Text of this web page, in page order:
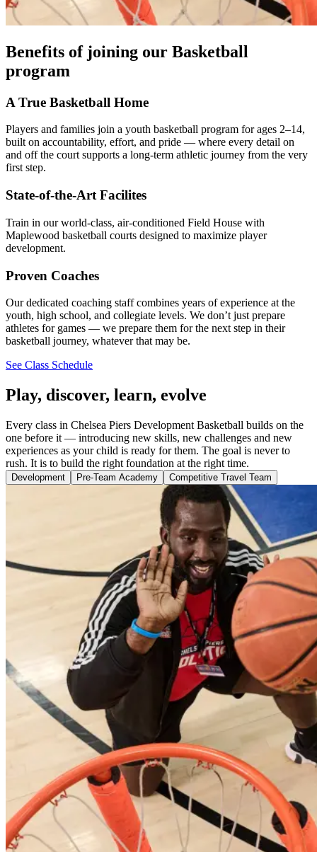
Benefits of joining our Basketball
program​​​​‌ ‍ ​‍​‍‌‍ ‌ ​‍‌‍‍‌‌‍‌ ‌‍‍‌‌‍ ‍​‍​‍​ ‍‍​‍​‍‌ ​ ‌‍​‌‌‍ ‍‌‍‍‌‌ ‌​‌ ‍‌​‍ ‍‌‍‍‌‌‍ ​‍​‍​‍ ​​‍​‍‌‍‍​‌ ​‍‌‍‌‌‌‍‌‍​‍​‍​ ‍‍​‍​‍‌‍‍​‌ ‌​‌ ‌​‌ ​​‌ ​ ​ ‍‍​‍ ​‍ ‌‍​ ‌‍‍​‌‍‌‌‌‍ ​‌ ​ ‌‍‌‌‌‍​‌‌ ​​‌‍‍‌‌‍‌‌‌ ​‍‌ ​ ​‍ ‍‌ ​ ‌‍​‌‌‍ ‍‌‍‍‌‌ ‌​‌ ‍‌​‍ ‍‌ ​ ‌ ‌​‌ ‌‌‌‍‌​‌‍‍‌‌‍ ​‍ ‌‍‍‌‌‍ ‍‌ ‌​‌‍‌‌‌‍ ‍‌ ‌​​‍ ‌‍‌‌‌‍‌​‌‍‍‌‌ ‌​​‍ ‌‍ ‌‌‍ ‌‍‌​‌‍‌‌​ ‌‌ ​​‌ ​‍‌‍‌‌‌ ​ ‌‍‌‌‌‍ ‍‌ ‌​‌‍​‌‌ ‌​‌‍‍‌‌‍ ‌‍ ‍​ ‍ ‌‍‍‌‌‍‌​​ ‌​ ‌ ​ ‌‍​ ‍​‌‍​‍​ ‍‌​ ​​‌‍​‍​ ‌​​‍ ‌​ ​‍​ ​‍​ ‍‌​ ‍‌​‍ ‌​ ‌​‌‍​‍​ ​‌​ ​‍​‍ ‌​ ‍‌​ ‌‍‌‍​‌​ ​‌​‍ ‌​ ​​​ ‍‌‌‍​ ​ ‌ ​ ‍​‌‍‌​‌‍​‌‌‍‌‍​ ‍​​ ​​‌‍‌‌‌‍​‍​ ‍ ‌ ‌​‌ ‍‌‌ ​​‌‍‌‌​ ‌‌ ‌‍‌‍‌‌‌‍ ‍‌ ‌‌‌‍‌‌‌‌​ ‌‍ ​‌ ‌‌‌‍‌ ‌‌​​‌‍​‌‌‍‌ ‌‍‌‌​ ‍ ‌ ​​‌‍​‌‌ ‌​‌‍‍​​ ‌‌ ​​‌‍​‌‌‍‌ ‌‍‌‌‌​​‍‌ ‌‌‌‍‍‌‌‍ ​‌‍‌​‌‍‌‌‌ ​‍​‍‌‌​ ‌‌‌​​‍‌‌ ‌‍‍ ‌‍‌‌‌ ‍‌​‍‌‌​ ​ ‌​‌​​‍‌‌​ ​ ‌​‌​​‍‌‌​ ​‍​ ​‍​ ​​​ ‌​​ ‍​​ ​‍​ ​‌​ ‌‍​ ‌ ​ ‍‌​ ​‌​ ‌‌‌‍‌‌​ ​​​‍‌‌​ ​‍​ ​‍​‍‌‌​ ‌‌‌​‌​​‍ ‍‌‍‌‍‌‍‌‌‌‍​‌‌ ‌​‌ ‌‌‌ ​‍‌‍‌‌‌​ ​‌‍‍‌‌ ​ ‌ ‌​‌‌‌​‌‍‍‌‌ ‌​‌‍ ​‌‍‌‌​ ‌‍​‍‌‍​‌‌ ​ ‌‍‌‌‌‌‌‌‌ ​‍‌‍ ​​ ‌‌‍‍​‌ ‌​‌ ‌​‌ ​​‌ ​ ​‍‌‌​ ​ ‌​​‌​‍‌‌​ ​‍‌​‌‍​‍‌‌​ ​‍‌​‌‍‌‍​ ‌‍‍​‌‍‌‌‌‍ ​‌ ​ ‌‍‌‌‌‍​‌‌ ​​‌‍‍‌‌‍‌‌‌ ​‍‌ ​ ​‍ ‍‌ ​ ‌‍​‌‌‍ ‍‌‍‍‌‌ ‌​‌ ‍‌​‍ ‍‌ ​ ‌ ‌​‌ ‌‌‌‍‌​‌‍‍‌‌‍ ​‍‌‍‌‍‍‌‌‍‌​​ ‌​ ‌ ​ ‌‍​ ‍​‌‍​‍​ ‍‌​ ​​‌‍​‍​ ‌​​‍ ‌​ ​‍​ ​‍​ ‍‌​ ‍‌​‍ ‌​ ‌​‌‍​‍​ ​‌​ ​‍​‍ ‌​ ‍‌​ ‌‍‌‍​‌​ ​‌​‍ ‌​ ​​​ ‍‌‌‍​ ​ ‌ ​ ‍​‌‍‌​‌‍​‌‌‍‌‍​ ‍​​ ​​‌‍‌‌‌‍​‍​‍‌‍‌ ‌​‌ ‍‌‌ ​​‌‍‌‌​ ‌‌ ‌‍‌‍‌‌‌‍ ‍‌ ‌‌‌‍‌‌‌‌​ ‌‍ ​‌ ‌‌‌‍‌ ‌‌​​‌‍​‌‌‍‌ ‌‍‌‌​‍‌‍‌ ​​‌‍​‌‌ ‌​‌‍‍​​ ‌‌ ​​‌‍​‌‌‍‌ ‌‍‌‌‌​​‍‌ ‌‌‌‍‍‌‌‍ ​‌‍‌​‌‍‌‌‌ ​‍​‍‌‌​ ‌‌‌​​‍‌‌ ‌‍‍ ‌‍‌‌‌ ‍‌​‍‌‌​ ​ ‌​‌​​‍‌‌​ ​ ‌​‌​​‍‌‌​ ​‍​ ​‍​ ​​​ ‌​​ ‍​​ ​‍​ ​‌​ ‌‍​ ‌ ​ ‍‌​ ​‌​ ‌‌‌‍‌‌​ ​​​‍‌‌​ ​‍​ ​‍​‍‌‌​ ‌‌‌​‌​​‍ ‍‌‍‌‍‌‍‌‌‌‍​‌‌ ‌​‌ ‌‌‌ ​‍‌‍‌‌‌​ ​‌‍‍‌‌ ​ ‌ ‌​‌‌‌​‌‍‍‌‌ ‌​‌‍ ​‌‍‌‌​‍‌‍‌ ​​‌‍‌‌‌ ​‍‌ ​ ‌ ​​‌‍‌‌‌‍​ ‌ ‌​‌‍‍‌‌ ‌‍‌‍‌‌​ ‌‌ ​​‌ ‌‌‌‍​‍‌‍ ​‌‍‍‌‌ ​ ‌‍‍​‌‍‌‌‌‍‌​​‍​‍‌ ‌
A True Basketball Home​​​​‌ ‍ ​‍​‍‌‍ ‌ ​‍‌‍‍‌‌‍‌ ‌‍‍‌‌‍ ‍​‍​‍​ ‍‍​‍​‍‌ ​ ‌‍​‌‌‍ ‍‌‍‍‌‌ ‌​‌ ‍‌​‍ ‍‌‍‍‌‌‍ ​‍​‍​‍ ​​‍​‍‌‍‍​‌ ​‍‌‍‌‌‌‍‌‍​‍​‍​ ‍‍​‍​‍‌‍‍​‌ ‌​‌ ‌​‌ ​​‌ ​ ​ ‍‍​‍ ​‍ ‌‍​ ‌‍‍​‌‍‌‌‌‍ ​‌ ​ ‌‍‌‌‌‍​‌‌ ​​‌‍‍‌‌‍‌‌‌ ​‍‌ ​ ​‍ ‍‌ ​ ‌‍​‌‌‍ ‍‌‍‍‌‌ ‌​‌ ‍‌​‍ ‍‌ ​ ‌ ‌​‌ ‌‌‌‍‌​‌‍‍‌‌‍ ​‍ ‌‍‍‌‌‍ ‍‌ ‌​‌‍‌‌‌‍ ‍‌ ‌​​‍ ‌‍‌‌‌‍‌​‌‍‍‌‌ ‌​​‍ ‌‍ ‌‌‍ ‌‍‌​‌‍‌‌​ ‌‌ ​​‌ ​‍‌‍‌‌‌ ​ ‌‍‌‌‌‍ ‍‌ ‌​‌‍​‌‌ ‌​‌‍‍‌‌‍ ‌‍ ‍​ ‍ ‌‍‍‌‌‍‌​​ ‌​ ‌ ​ ‌‍​ ‍​‌‍​‍​ ‍‌​ ​​‌‍​‍​ ‌​​‍ ‌​ ​‍​ ​‍​ ‍‌​ ‍‌​‍ ‌​ ‌​‌‍​‍​ ​‌​ ​‍​‍ ‌​ ‍‌​ ‌‍‌‍​‌​ ​‌​‍ ‌​ ​​​ ‍‌‌‍​ ​ ‌ ​ ‍​‌‍‌​‌‍​‌‌‍‌‍​ ‍​​ ​​‌‍‌‌‌‍​‍​ ‍ ‌ ‌​‌ ‍‌‌ ​​‌‍‌‌​ ‌‌ ‌‍‌‍‌‌‌‍ ‍‌ ‌‌‌‍‌‌‌‌​ ‌‍ ​‌ ‌‌‌‍‌ ‌‌​​‌‍​‌‌‍‌ ‌‍‌‌​ ‍ ‌ ​​‌‍​‌‌ ‌​‌‍‍​​ ‌‌ ​​‌‍​‌‌‍‌ ‌‍‌‌‌​​‍‌ ‌‌‌‍‍‌‌‍ ​‌‍‌​‌‍‌‌‌ ​‍​‍‌‌​ ‌‌‌​​‍‌‌ ‌‍‍ ‌‍‌‌‌ ‍‌​‍‌‌​ ​ ‌​‌​​‍‌‌​ ​ ‌​‌​​‍‌‌​ ​‍​ ​‍​ ​​​ ‌​​ ‍​​ ​‍​ ​‌​ ‌‍​ ‌ ​ ‍‌​ ​‌​ ‌‌‌‍‌‌​ ​​​‍‌‌​ ​‍​ ​‍​‍‌‌​ ‌‌‌​‌​​‍ ‍‌‍‌‍‌‍‌‌‌‍​‌‌ ‌​‌ ‌‌‌ ​‍‌‍‌‌‌ ​ ​‍‌‌​ ‌‌‌​​‍‌‌ ‌‍‍ ‌‍‌‌‌ ‍‌​‍‌‌​ ​ ‌​‌​​‍‌‌​ ​ ‌​‌​​‍‌‌​ ​‍​ ​‍​ ‌​‌‍​‌​ ‌‍​ ​​‌‍​ ​ ​‌​ ‍‌‌‍​‍‌‍​‌​ ‌​​ ‌‍‌‍​‌​‍‌‌​ ​‍​ ​‍​‍‌‌​ ‌‌‌​‌​​‍ ‍‌ ‌​‌‍‍‌‌ ‌​‌‍ ​‌‍‌‌​ ‌‍​‍‌‍​‌‌ ​ ‌‍‌‌‌‌‌‌‌ ​‍‌‍ ​​ ‌‌‍‍​‌ ‌​‌ ‌​‌ ​​‌ ​ ​‍‌‌​ ​ ‌​​‌​‍‌‌​ ​‍‌​‌‍​‍‌‌​ ​‍‌​‌‍‌‍​ ‌‍‍​‌‍‌‌‌‍ ​‌ ​ ‌‍‌‌‌‍​‌‌ ​​‌‍‍‌‌‍‌‌‌ ​‍‌ ​ ​‍ ‍‌ ​ ‌‍​‌‌‍ ‍‌‍‍‌‌ ‌​‌ ‍‌​‍ ‍‌ ​ ‌ ‌​‌ ‌‌‌‍‌​‌‍‍‌‌‍ ​‍‌‍‌‍‍‌‌‍‌​​ ‌​ ‌ ​ ‌‍​ ‍​‌‍​‍​ ‍‌​ ​​‌‍​‍​ ‌​​‍ ‌​ ​‍​ ​‍​ ‍‌​ ‍‌​‍ ‌​ ‌​‌‍​‍​ ​‌​ ​‍​‍ ‌​ ‍‌​ ‌‍‌‍​‌​ ​‌​‍ ‌​ ​​​ ‍‌‌‍​ ​ ‌ ​ ‍​‌‍‌​‌‍​‌‌‍‌‍​ ‍​​ ​​‌‍‌‌‌‍​‍​‍‌‍‌ ‌​‌ ‍‌‌ ​​‌‍‌‌​ ‌‌ ‌‍‌‍‌‌‌‍ ‍‌ ‌‌‌‍‌‌‌‌​ ‌‍ ​‌ ‌‌‌‍‌ ‌‌​​‌‍​‌‌‍‌ ‌‍‌‌​‍‌‍‌ ​​‌‍​‌‌ ‌​‌‍‍​​ ‌‌ ​​‌‍​‌‌‍‌ ‌‍‌‌‌​​‍‌ ‌‌‌‍‍‌‌‍ ​‌‍‌​‌‍‌‌‌ ​‍​‍‌‌​ ‌‌‌​​‍‌‌ ‌‍‍ ‌‍‌‌‌ ‍‌​‍‌‌​ ​ ‌​‌​​‍‌‌​ ​ ‌​‌​​‍‌‌​ ​‍​ ​‍​ ​​​ ‌​​ ‍​​ ​‍​ ​‌​ ‌‍​ ‌ ​ ‍‌​ ​‌​ ‌‌‌‍‌‌​ ​​​‍‌‌​ ​‍​ ​‍​‍‌‌​ ‌‌‌​‌​​‍ ‍‌‍‌‍‌‍‌‌‌‍​‌‌ ‌​‌ ‌‌‌ ​‍‌‍‌‌‌ ​ ​‍‌‌​ ‌‌‌​​‍‌‌ ‌‍‍ ‌‍‌‌‌ ‍‌​‍‌‌​ ​ ‌​‌​​‍‌‌​ ​ ‌​‌​​‍‌‌​ ​‍​ ​‍​ ‌​‌‍​‌​ ‌‍​ ​​‌‍​ ​ ​‌​ ‍‌‌‍​‍‌‍​‌​ ‌​​ ‌‍‌‍​‌​‍‌‌​ ​‍​ ​‍​‍‌‌​ ‌‌‌​‌​​‍ ‍‌ ‌​‌‍‍‌‌ ‌​‌‍ ​‌‍‌‌​‍‌‍‌ ​​‌‍‌‌‌ ​‍‌ ​ ‌ ​​‌‍‌‌‌‍​ ‌ ‌​‌‍‍‌‌ ‌‍‌‍‌‌​ ‌‌ ​​‌ ‌‌‌‍​‍‌‍ ​‌‍‍‌‌ ​ ‌‍‍​‌‍‌‌‌‍‌​​‍​‍‌ ‌
Players and families join a youth basketball program for ages 2–14,
built on accountability, effort, and pride — where every detail on
and off the court supports a long-term athletic journey from the very
first step.​​​​‌ ‍ ​‍​‍‌‍ ‌ ​‍‌‍‍‌‌‍‌ ‌‍‍‌‌‍ ‍​‍​‍​ ‍‍​‍​‍‌ ​ ‌‍​‌‌‍ ‍‌‍‍‌‌ ‌​‌ ‍‌​‍ ‍‌‍‍‌‌‍ ​‍​‍​‍ ​​‍​‍‌‍‍​‌ ​‍‌‍‌‌‌‍‌‍​‍​‍​ ‍‍​‍​‍‌‍‍​‌ ‌​‌ ‌​‌ ​​‌ ​ ​ ‍‍​‍ ​‍ ‌‍​ ‌‍‍​‌‍‌‌‌‍ ​‌ ​ ‌‍‌‌‌‍​‌‌ ​​‌‍‍‌‌‍‌‌‌ ​‍‌ ​ ​‍ ‍‌ ​ ‌‍​‌‌‍ ‍‌‍‍‌‌ ‌​‌ ‍‌​‍ ‍‌ ​ ‌ ‌​‌ ‌‌‌‍‌​‌‍‍‌‌‍ ​‍ ‌‍‍‌‌‍ ‍‌ ‌​‌‍‌‌‌‍ ‍‌ ‌​​‍ ‌‍‌‌‌‍‌​‌‍‍‌‌ ‌​​‍ ‌‍ ‌‌‍ ‌‍‌​‌‍‌‌​ ‌‌ ​​‌ ​‍‌‍‌‌‌ ​ ‌‍‌‌‌‍ ‍‌ ‌​‌‍​‌‌ ‌​‌‍‍‌‌‍ ‌‍ ‍​ ‍ ‌‍‍‌‌‍‌​​ ‌​ ‌ ​ ‌‍​ ‍​‌‍​‍​ ‍‌​ ​​‌‍​‍​ ‌​​‍ ‌​ ​‍​ ​‍​ ‍‌​ ‍‌​‍ ‌​ ‌​‌‍​‍​ ​‌​ ​‍​‍ ‌​ ‍‌​ ‌‍‌‍​‌​ ​‌​‍ ‌​ ​​​ ‍‌‌‍​ ​ ‌ ​ ‍​‌‍‌​‌‍​‌‌‍‌‍​ ‍​​ ​​‌‍‌‌‌‍​‍​ ‍ ‌ ‌​‌ ‍‌‌ ​​‌‍‌‌​ ‌‌ ‌‍‌‍‌‌‌‍ ‍‌ ‌‌‌‍‌‌‌‌​ ‌‍ ​‌ ‌‌‌‍‌ ‌‌​​‌‍​‌‌‍‌ ‌‍‌‌​ ‍ ‌ ​​‌‍​‌‌ ‌​‌‍‍​​ ‌‌ ​​‌‍​‌‌‍‌ ‌‍‌‌‌​​‍‌ ‌‌‌‍‍‌‌‍ ​‌‍‌​‌‍‌‌‌ ​‍​‍‌‌​ ‌‌‌​​‍‌‌ ‌‍‍ ‌‍‌‌‌ ‍‌​‍‌‌​ ​ ‌​‌​​‍‌‌​ ​ ‌​‌​​‍‌‌​ ​‍​ ​‍​ ​​​ ‌​​ ‍​​ ​‍​ ​‌​ ‌‍​ ‌ ​ ‍‌​ ​‌​ ‌‌‌‍‌‌​ ​​​‍‌‌​ ​‍​ ​‍​‍‌‌​ ‌‌‌​‌​​‍ ‍‌‍‌‍‌‍‌‌‌‍​‌‌ ‌​‌ ‌‌‌ ​‍‌‍‌‌‌ ​ ​‍‌‌​ ‌‌‌​​‍‌‌ ‌‍‍ ‌‍‌‌‌ ‍‌​‍‌‌​ ​ ‌​‌​​‍‌‌​ ​ ‌​‌​​‍‌‌​ ​‍​ ​‍​ ‌​‌‍​‌​ ‌‍​ ​​‌‍​ ​ ​‌​ ‍‌‌‍​‍‌‍​‌​ ‌​​ ‌‍‌‍​‌​‍‌‌​ ​‍​ ​‍​‍‌‌​ ‌‌‌​‌​​‍ ‍‌ ​‍‌‍‍‌‌‍​ ‌‍‍​‌​‌​‌‍‌‌‌ ​ ‌‍​ ‌ ​‍‌‍‍‌‌ ​​‌ ‌​‌‍‍‌‌‍ ‌‍ ‍​‍‌‌​ ‌‌‌​​‍‌‌ ‌‍‍ ‌‍‌‌‌ ‍‌​‍‌‌​ ​ ‌​‌​​‍‌‌​ ​ ‌​‌​​‍‌‌​ ​‍​ ​‍‌​‌ ​ ‌‌‌‍​‍​ ‍​‌​​‌‌​ ‌‌‍​‍‌‌‌‌‌​​‍‌ ‍‍‌​‌ ‌‌​​​ ‍​‌​‍‌‌ ​‌‌‌‌ ‌‍‌​‌‍​ ‌‍ ​‌ ​‍‌‍ ‍‌‌‍‌​‍‌‌​ ​‍​ ​‍​‍‌‌​ ‌‌‌​‌​​‍ ‍‌‍​ ‌‍‍​‌‍‍‌‌‍ ​‌‍‌​‌ ​‍‌‍‌‌‌‍ ‍​‍‌‌​ ‌‌‌​​‍‌‌ ‌‍‍ ‌‍‌‌‌ ‍‌​‍‌‌​ ​ ‌​‌​​‍‌‌​ ​ ‌​‌​​‍‌‌​ ​‍​ ​‍‌​‌ ​ ‌‌‌‍​‍​ ‍​‌​​‌‌​ ‌‌‍​‍‌‌‌‌‌​​‍‌ ‍‍‌​‌ ‌‌​​​ ‍​‌​‍‌‌ ​‌‌‌‌ ‌‍‌​‌‍​ ‌‍ ​‌ ​‍‌ ​‌​ ‌​​‍‌‌​ ​‍​ ​‍​‍‌‌​ ‌‌‌​‌​​‍ ‍‌ ‌​‌‍‌‌‌ ‍​‌ ‌​​ ‌‍​‍‌‍​‌‌ ​ ‌‍‌‌‌‌‌‌‌ ​‍‌‍ ​​ ‌‌‍‍​‌ ‌​‌ ‌​‌ ​​‌ ​ ​‍‌‌​ ​ ‌​​‌​‍‌‌​ ​‍‌​‌‍​‍‌‌​ ​‍‌​‌‍‌‍​ ‌‍‍​‌‍‌‌‌‍ ​‌ ​ ‌‍‌‌‌‍​‌‌ ​​‌‍‍‌‌‍‌‌‌ ​‍‌ ​ ​‍ ‍‌ ​ ‌‍​‌‌‍ ‍‌‍‍‌‌ ‌​‌ ‍‌​‍ ‍‌ ​ ‌ ‌​‌ ‌‌‌‍‌​‌‍‍‌‌‍ ​‍‌‍‌‍‍‌‌‍‌​​ ‌​ ‌ ​ ‌‍​ ‍​‌‍​‍​ ‍‌​ ​​‌‍​‍​ ‌​​‍ ‌​ ​‍​ ​‍​ ‍‌​ ‍‌​‍ ‌​ ‌​‌‍​‍​ ​‌​ ​‍​‍ ‌​ ‍‌​ ‌‍‌‍​‌​ ​‌​‍ ‌​ ​​​ ‍‌‌‍​ ​ ‌ ​ ‍​‌‍‌​‌‍​‌‌‍‌‍​ ‍​​ ​​‌‍‌‌‌‍​‍​‍‌‍‌ ‌​‌ ‍‌‌ ​​‌‍‌‌​ ‌‌ ‌‍‌‍‌‌‌‍ ‍‌ ‌‌‌‍‌‌‌‌​ ‌‍ ​‌ ‌‌‌‍‌ ‌‌​​‌‍​‌‌‍‌ ‌‍‌‌​‍‌‍‌ ​​‌‍​‌‌ ‌​‌‍‍​​ ‌‌ ​​‌‍​‌‌‍‌ ‌‍‌‌‌​​‍‌ ‌‌‌‍‍‌‌‍ ​‌‍‌​‌‍‌‌‌ ​‍​‍‌‌​ ‌‌‌​​‍‌‌ ‌‍‍ ‌‍‌‌‌ ‍‌​‍‌‌​ ​ ‌​‌​​‍‌‌​ ​ ‌​‌​​‍‌‌​ ​‍​ ​‍​ ​​​ ‌​​ ‍​​ ​‍​ ​‌​ ‌‍​ ‌ ​ ‍‌​ ​‌​ ‌‌‌‍‌‌​ ​​​‍‌‌​ ​‍​ ​‍​‍‌‌​ ‌‌‌​‌​​‍ ‍‌‍‌‍‌‍‌‌‌‍​‌‌ ‌​‌ ‌‌‌ ​‍‌‍‌‌‌ ​ ​‍‌‌​ ‌‌‌​​‍‌‌ ‌‍‍ ‌‍‌‌‌ ‍‌​‍‌‌​ ​ ‌​‌​​‍‌‌​ ​ ‌​‌​​‍‌‌​ ​‍​ ​‍​ ‌​‌‍​‌​ ‌‍​ ​​‌‍​ ​ ​‌​ ‍‌‌‍​‍‌‍​‌​ ‌​​ ‌‍‌‍​‌​‍‌‌​ ​‍​ ​‍​‍‌‌​ ‌‌‌​‌​​‍ ‍‌ ​‍‌‍‍‌‌‍​ ‌‍‍​‌​‌​‌‍‌‌‌ ​ ‌‍​ ‌ ​‍‌‍‍‌‌ ​​‌ ‌​‌‍‍‌‌‍ ‌‍ ‍​‍‌‌​ ‌‌‌​​‍‌‌ ‌‍‍ ‌‍‌‌‌ ‍‌​‍‌‌​ ​ ‌​‌​​‍‌‌​ ​ ‌​‌​​‍‌‌​ ​‍​ ​‍‌​‌ ​ ‌‌‌‍​‍​ ‍​‌​​‌‌​ ‌‌‍​‍‌‌‌‌‌​​‍‌ ‍‍‌​‌ ‌‌​​​ ‍​‌​‍‌‌ ​‌‌‌‌ ‌‍‌​‌‍​ ‌‍ ​‌ ​‍‌‍ ‍‌‌‍‌​‍‌‌​ ​‍​ ​‍​‍‌‌​ ‌‌‌​‌​​‍ ‍‌‍​ ‌‍‍​‌‍‍‌‌‍ ​‌‍‌​‌ ​‍‌‍‌‌‌‍ ‍​‍‌‌​ ‌‌‌​​‍‌‌ ‌‍‍ ‌‍‌‌‌ ‍‌​‍‌‌​ ​ ‌​‌​​‍‌‌​ ​ ‌​‌​​‍‌‌​ ​‍​ ​‍‌​‌ ​ ‌‌‌‍​‍​ ‍​‌​​‌‌​ ‌‌‍​‍‌‌‌‌‌​​‍‌ ‍‍‌​‌ ‌‌​​​ ‍​‌​‍‌‌ ​‌‌‌‌ ‌‍‌​‌‍​ ‌‍ ​‌ ​‍‌ ​‌​ ‌​​‍‌‌​ ​‍​ ​‍​‍‌‌​ ‌‌‌​‌​​‍ ‍‌ ‌​‌‍‌‌‌ ‍​‌ ‌​​‍‌‍‌ ​​‌‍‌‌‌ ​‍‌ ​ ‌ ​​‌‍‌‌‌‍​ ‌ ‌​‌‍‍‌‌ ‌‍‌‍‌‌​ ‌‌ ​​‌ ‌‌‌‍​‍‌‍ ​‌‍‍‌‌ ​ ‌‍‍​‌‍‌‌‌‍‌​​‍​‍‌ ‌
State-of-the-Art Facilites​​​​‌ ‍ ​‍​‍‌‍ ‌ ​‍‌‍‍‌‌‍‌ ‌‍‍‌‌‍ ‍​‍​‍​ ‍‍​‍​‍‌ ​ ‌‍​‌‌‍ ‍‌‍‍‌‌ ‌​‌ ‍‌​‍ ‍‌‍‍‌‌‍ ​‍​‍​‍ ​​‍​‍‌‍‍​‌ ​‍‌‍‌‌‌‍‌‍​‍​‍​ ‍‍​‍​‍‌‍‍​‌ ‌​‌ ‌​‌ ​​‌ ​ ​ ‍‍​‍ ​‍ ‌‍​ ‌‍‍​‌‍‌‌‌‍ ​‌ ​ ‌‍‌‌‌‍​‌‌ ​​‌‍‍‌‌‍‌‌‌ ​‍‌ ​ ​‍ ‍‌ ​ ‌‍​‌‌‍ ‍‌‍‍‌‌ ‌​‌ ‍‌​‍ ‍‌ ​ ‌ ‌​‌ ‌‌‌‍‌​‌‍‍‌‌‍ ​‍ ‌‍‍‌‌‍ ‍‌ ‌​‌‍‌‌‌‍ ‍‌ ‌​​‍ ‌‍‌‌‌‍‌​‌‍‍‌‌ ‌​​‍ ‌‍ ‌‌‍ ‌‍‌​‌‍‌‌​ ‌‌ ​​‌ ​‍‌‍‌‌‌ ​ ‌‍‌‌‌‍ ‍‌ ‌​‌‍​‌‌ ‌​‌‍‍‌‌‍ ‌‍ ‍​ ‍ ‌‍‍‌‌‍‌​​ ‌​ ‌ ​ ‌‍​ ‍​‌‍​‍​ ‍‌​ ​​‌‍​‍​ ‌​​‍ ‌​ ​‍​ ​‍​ ‍‌​ ‍‌​‍ ‌​ ‌​‌‍​‍​ ​‌​ ​‍​‍ ‌​ ‍‌​ ‌‍‌‍​‌​ ​‌​‍ ‌​ ​​​ ‍‌‌‍​ ​ ‌ ​ ‍​‌‍‌​‌‍​‌‌‍‌‍​ ‍​​ ​​‌‍‌‌‌‍​‍​ ‍ ‌ ‌​‌ ‍‌‌ ​​‌‍‌‌​ ‌‌ ‌‍‌‍‌‌‌‍ ‍‌ ‌‌‌‍‌‌‌‌​ ‌‍ ​‌ ‌‌‌‍‌ ‌‌​​‌‍​‌‌‍‌ ‌‍‌‌​ ‍ ‌ ​​‌‍​‌‌ ‌​‌‍‍​​ ‌‌ ​​‌‍​‌‌‍‌ ‌‍‌‌‌​​‍‌ ‌‌‌‍‍‌‌‍ ​‌‍‌​‌‍‌‌‌ ​‍​‍‌‌​ ‌‌‌​​‍‌‌ ‌‍‍ ‌‍‌‌‌ ‍‌​‍‌‌​ ​ ‌​‌​​‍‌‌​ ​ ‌​‌​​‍‌‌​ ​‍​ ​‍​ ​​​ ‌​​ ‍​​ ​‍​ ​‌​ ‌‍​ ‌ ​ ‍‌​ ​‌​ ‌‌‌‍‌‌​ ​​​‍‌‌​ ​‍​ ​‍​‍‌‌​ ‌‌‌​‌​​‍ ‍‌‍‌‍‌‍‌‌‌‍​‌‌ ‌​‌ ‌‌‌ ​‍‌‍‌‌‌ ​ ​‍‌‌​ ‌‌‌​​‍‌‌ ‌‍‍ ‌‍‌‌‌ ‍‌​‍‌‌​ ​ ‌​‌​​‍‌‌​ ​ ‌​‌​​‍‌‌​ ​‍​ ​‍​ ‌‍‌‍​ ‌‍‌‍‌‍‌‍‌‍​‌​ ‌‌​ ‍‌‌‍‌‍​ ​ ​ ‌‍​ ‍​‌‍‌‍​‍‌‌​ ​‍​ ​‍​‍‌‌​ ‌‌‌​‌​​‍ ‍‌ ‌​‌‍‍‌‌ ‌​‌‍ ​‌‍‌‌​ ‌‍​‍‌‍​‌‌ ​ ‌‍‌‌‌‌‌‌‌ ​‍‌‍ ​​ ‌‌‍‍​‌ ‌​‌ ‌​‌ ​​‌ ​ ​‍‌‌​ ​ ‌​​‌​‍‌‌​ ​‍‌​‌‍​‍‌‌​ ​‍‌​‌‍‌‍​ ‌‍‍​‌‍‌‌‌‍ ​‌ ​ ‌‍‌‌‌‍​‌‌ ​​‌‍‍‌‌‍‌‌‌ ​‍‌ ​ ​‍ ‍‌ ​ ‌‍​‌‌‍ ‍‌‍‍‌‌ ‌​‌ ‍‌​‍ ‍‌ ​ ‌ ‌​‌ ‌‌‌‍‌​‌‍‍‌‌‍ ​‍‌‍‌‍‍‌‌‍‌​​ ‌​ ‌ ​ ‌‍​ ‍​‌‍​‍​ ‍‌​ ​​‌‍​‍​ ‌​​‍ ‌​ ​‍​ ​‍​ ‍‌​ ‍‌​‍ ‌​ ‌​‌‍​‍​ ​‌​ ​‍​‍ ‌​ ‍‌​ ‌‍‌‍​‌​ ​‌​‍ ‌​ ​​​ ‍‌‌‍​ ​ ‌ ​ ‍​‌‍‌​‌‍​‌‌‍‌‍​ ‍​​ ​​‌‍‌‌‌‍​‍​‍‌‍‌ ‌​‌ ‍‌‌ ​​‌‍‌‌​ ‌‌ ‌‍‌‍‌‌‌‍ ‍‌ ‌‌‌‍‌‌‌‌​ ‌‍ ​‌ ‌‌‌‍‌ ‌‌​​‌‍​‌‌‍‌ ‌‍‌‌​‍‌‍‌ ​​‌‍​‌‌ ‌​‌‍‍​​ ‌‌ ​​‌‍​‌‌‍‌ ‌‍‌‌‌​​‍‌ ‌‌‌‍‍‌‌‍ ​‌‍‌​‌‍‌‌‌ ​‍​‍‌‌​ ‌‌‌​​‍‌‌ ‌‍‍ ‌‍‌‌‌ ‍‌​‍‌‌​ ​ ‌​‌​​‍‌‌​ ​ ‌​‌​​‍‌‌​ ​‍​ ​‍​ ​​​ ‌​​ ‍​​ ​‍​ ​‌​ ‌‍​ ‌ ​ ‍‌​ ​‌​ ‌‌‌‍‌‌​ ​​​‍‌‌​ ​‍​ ​‍​‍‌‌​ ‌‌‌​‌​​‍ ‍‌‍‌‍‌‍‌‌‌‍​‌‌ ‌​‌ ‌‌‌ ​‍‌‍‌‌‌ ​ ​‍‌‌​ ‌‌‌​​‍‌‌ ‌‍‍ ‌‍‌‌‌ ‍‌​‍‌‌​ ​ ‌​‌​​‍‌‌​ ​ ‌​‌​​‍‌‌​ ​‍​ ​‍​ ‌‍‌‍​ ‌‍‌‍‌‍‌‍‌‍​‌​ ‌‌​ ‍‌‌‍‌‍​ ​ ​ ‌‍​ ‍​‌‍‌‍​‍‌‌​ ​‍​ ​‍​‍‌‌​ ‌‌‌​‌​​‍ ‍‌ ‌​‌‍‍‌‌ ‌​‌‍ ​‌‍‌‌​‍‌‍‌ ​​‌‍‌‌‌ ​‍‌ ​ ‌ ​​‌‍‌‌‌‍​ ‌ ‌​‌‍‍‌‌ ‌‍‌‍‌‌​ ‌‌ ​​‌ ‌‌‌‍​‍‌‍ ​‌‍‍‌‌ ​ ‌‍‍​‌‍‌‌‌‍‌​​‍​‍‌ ‌
Train in our world-class, air-conditioned Field House with
Maplewood basketball courts designed to maximize player
development.​​​​‌ ‍ ​‍​‍‌‍ ‌ ​‍‌‍‍‌‌‍‌ ‌‍‍‌‌‍ ‍​‍​‍​ ‍‍​‍​‍‌ ​ ‌‍​‌‌‍ ‍‌‍‍‌‌ ‌​‌ ‍‌​‍ ‍‌‍‍‌‌‍ ​‍​‍​‍ ​​‍​‍‌‍‍​‌ ​‍‌‍‌‌‌‍‌‍​‍​‍​ ‍‍​‍​‍‌‍‍​‌ ‌​‌ ‌​‌ ​​‌ ​ ​ ‍‍​‍ ​‍ ‌‍​ ‌‍‍​‌‍‌‌‌‍ ​‌ ​ ‌‍‌‌‌‍​‌‌ ​​‌‍‍‌‌‍‌‌‌ ​‍‌ ​ ​‍ ‍‌ ​ ‌‍​‌‌‍ ‍‌‍‍‌‌ ‌​‌ ‍‌​‍ ‍‌ ​ ‌ ‌​‌ ‌‌‌‍‌​‌‍‍‌‌‍ ​‍ ‌‍‍‌‌‍ ‍‌ ‌​‌‍‌‌‌‍ ‍‌ ‌​​‍ ‌‍‌‌‌‍‌​‌‍‍‌‌ ‌​​‍ ‌‍ ‌‌‍ ‌‍‌​‌‍‌‌​ ‌‌ ​​‌ ​‍‌‍‌‌‌ ​ ‌‍‌‌‌‍ ‍‌ ‌​‌‍​‌‌ ‌​‌‍‍‌‌‍ ‌‍ ‍​ ‍ ‌‍‍‌‌‍‌​​ ‌​ ‌ ​ ‌‍​ ‍​‌‍​‍​ ‍‌​ ​​‌‍​‍​ ‌​​‍ ‌​ ​‍​ ​‍​ ‍‌​ ‍‌​‍ ‌​ ‌​‌‍​‍​ ​‌​ ​‍​‍ ‌​ ‍‌​ ‌‍‌‍​‌​ ​‌​‍ ‌​ ​​​ ‍‌‌‍​ ​ ‌ ​ ‍​‌‍‌​‌‍​‌‌‍‌‍​ ‍​​ ​​‌‍‌‌‌‍​‍​ ‍ ‌ ‌​‌ ‍‌‌ ​​‌‍‌‌​ ‌‌ ‌‍‌‍‌‌‌‍ ‍‌ ‌‌‌‍‌‌‌‌​ ‌‍ ​‌ ‌‌‌‍‌ ‌‌​​‌‍​‌‌‍‌ ‌‍‌‌​ ‍ ‌ ​​‌‍​‌‌ ‌​‌‍‍​​ ‌‌ ​​‌‍​‌‌‍‌ ‌‍‌‌‌​​‍‌ ‌‌‌‍‍‌‌‍ ​‌‍‌​‌‍‌‌‌ ​‍​‍‌‌​ ‌‌‌​​‍‌‌ ‌‍‍ ‌‍‌‌‌ ‍‌​‍‌‌​ ​ ‌​‌​​‍‌‌​ ​ ‌​‌​​‍‌‌​ ​‍​ ​‍​ ​​​ ‌​​ ‍​​ ​‍​ ​‌​ ‌‍​ ‌ ​ ‍‌​ ​‌​ ‌‌‌‍‌‌​ ​​​‍‌‌​ ​‍​ ​‍​‍‌‌​ ‌‌‌​‌​​‍ ‍‌‍‌‍‌‍‌‌‌‍​‌‌ ‌​‌ ‌‌‌ ​‍‌‍‌‌‌ ​ ​‍‌‌​ ‌‌‌​​‍‌‌ ‌‍‍ ‌‍‌‌‌ ‍‌​‍‌‌​ ​ ‌​‌​​‍‌‌​ ​ ‌​‌​​‍‌‌​ ​‍​ ​‍​ ‌‍‌‍​ ‌‍‌‍‌‍‌‍‌‍​‌​ ‌‌​ ‍‌‌‍‌‍​ ​ ​ ‌‍​ ‍​‌‍‌‍​‍‌‌​ ​‍​ ​‍​‍‌‌​ ‌‌‌​‌​​‍ ‍‌ ​‍‌‍‍‌‌‍​ ‌‍‍​‌​‌​‌‍‌‌‌ ​ ‌‍​ ‌ ​‍‌‍‍‌‌ ​​‌ ‌​‌‍‍‌‌‍ ‌‍ ‍​‍‌‌​ ‌‌‌​​‍‌‌ ‌‍‍ ‌‍‌‌‌ ‍‌​‍‌‌​ ​ ‌​‌​​‍‌‌​ ​ ‌​‌​​‍‌‌​ ​‍​ ​‍‌​‌ ​ ‌‌‌‍​‍​ ‍​‌​​‌‌​ ‌‌‍​‍‌‌‌‌‌​​‍‌ ‍‍‌​‌ ‌‌​​​ ‍​‌​‍‌‌ ​‌‌‌‌ ‌‍‌​‌‍​ ‌‍ ​‌ ​‍‌ ​ ‌‍​‌​‍‌‌​ ​‍​ ​‍​‍‌‌​ ‌‌‌​‌​​‍ ‍‌‍​ ‌‍‍​‌‍‍‌‌‍ ​‌‍‌​‌ ​‍‌‍‌‌‌‍ ‍​‍‌‌​ ‌‌‌​​‍‌‌ ‌‍‍ ‌‍‌‌‌ ‍‌​‍‌‌​ ​ ‌​‌​​‍‌‌​ ​ ‌​‌​​‍‌‌​ ​‍​ ​‍‌​‌ ​ ‌‌‌‍​‍​ ‍​‌​​‌‌​ ‌‌‍​‍‌‌‌‌‌​​‍‌ ‍‍‌​‌ ‌‌​​​ ‍​‌​‍‌‌ ​‌‌‌‌ ‌‍‌​‌‍​ ‌‍ ​‌ ​‍‌ ‌‍​ ‌‍​‍‌‌​ ​‍​ ​‍​‍‌‌​ ‌‌‌​‌​​‍ ‍‌ ‌​‌‍‌‌‌ ‍​‌ ‌​​ ‌‍​‍‌‍​‌‌ ​ ‌‍‌‌‌‌‌‌‌ ​‍‌‍ ​​ ‌‌‍‍​‌ ‌​‌ ‌​‌ ​​‌ ​ ​‍‌‌​ ​ ‌​​‌​‍‌‌​ ​‍‌​‌‍​‍‌‌​ ​‍‌​‌‍‌‍​ ‌‍‍​‌‍‌‌‌‍ ​‌ ​ ‌‍‌‌‌‍​‌‌ ​​‌‍‍‌‌‍‌‌‌ ​‍‌ ​ ​‍ ‍‌ ​ ‌‍​‌‌‍ ‍‌‍‍‌‌ ‌​‌ ‍‌​‍ ‍‌ ​ ‌ ‌​‌ ‌‌‌‍‌​‌‍‍‌‌‍ ​‍‌‍‌‍‍‌‌‍‌​​ ‌​ ‌ ​ ‌‍​ ‍​‌‍​‍​ ‍‌​ ​​‌‍​‍​ ‌​​‍ ‌​ ​‍​ ​‍​ ‍‌​ ‍‌​‍ ‌​ ‌​‌‍​‍​ ​‌​ ​‍​‍ ‌​ ‍‌​ ‌‍‌‍​‌​ ​‌​‍ ‌​ ​​​ ‍‌‌‍​ ​ ‌ ​ ‍​‌‍‌​‌‍​‌‌‍‌‍​ ‍​​ ​​‌‍‌‌‌‍​‍​‍‌‍‌ ‌​‌ ‍‌‌ ​​‌‍‌‌​ ‌‌ ‌‍‌‍‌‌‌‍ ‍‌ ‌‌‌‍‌‌‌‌​ ‌‍ ​‌ ‌‌‌‍‌ ‌‌​​‌‍​‌‌‍‌ ‌‍‌‌​‍‌‍‌ ​​‌‍​‌‌ ‌​‌‍‍​​ ‌‌ ​​‌‍​‌‌‍‌ ‌‍‌‌‌​​‍‌ ‌‌‌‍‍‌‌‍ ​‌‍‌​‌‍‌‌‌ ​‍​‍‌‌​ ‌‌‌​​‍‌‌ ‌‍‍ ‌‍‌‌‌ ‍‌​‍‌‌​ ​ ‌​‌​​‍‌‌​ ​ ‌​‌​​‍‌‌​ ​‍​ ​‍​ ​​​ ‌​​ ‍​​ ​‍​ ​‌​ ‌‍​ ‌ ​ ‍‌​ ​‌​ ‌‌‌‍‌‌​ ​​​‍‌‌​ ​‍​ ​‍​‍‌‌​ ‌‌‌​‌​​‍ ‍‌‍‌‍‌‍‌‌‌‍​‌‌ ‌​‌ ‌‌‌ ​‍‌‍‌‌‌ ​ ​‍‌‌​ ‌‌‌​​‍‌‌ ‌‍‍ ‌‍‌‌‌ ‍‌​‍‌‌​ ​ ‌​‌​​‍‌‌​ ​ ‌​‌​​‍‌‌​ ​‍​ ​‍​ ‌‍‌‍​ ‌‍‌‍‌‍‌‍‌‍​‌​ ‌‌​ ‍‌‌‍‌‍​ ​ ​ ‌‍​ ‍​‌‍‌‍​‍‌‌​ ​‍​ ​‍​‍‌‌​ ‌‌‌​‌​​‍ ‍‌ ​‍‌‍‍‌‌‍​ ‌‍‍​‌​‌​‌‍‌‌‌ ​ ‌‍​ ‌ ​‍‌‍‍‌‌ ​​‌ ‌​‌‍‍‌‌‍ ‌‍ ‍​‍‌‌​ ‌‌‌​​‍‌‌ ‌‍‍ ‌‍‌‌‌ ‍‌​‍‌‌​ ​ ‌​‌​​‍‌‌​ ​ ‌​‌​​‍‌‌​ ​‍​ ​‍‌​‌ ​ ‌‌‌‍​‍​ ‍​‌​​‌‌​ ‌‌‍​‍‌‌‌‌‌​​‍‌ ‍‍‌​‌ ‌‌​​​ ‍​‌​‍‌‌ ​‌‌‌‌ ‌‍‌​‌‍​ ‌‍ ​‌ ​‍‌ ​ ‌‍​‌​‍‌‌​ ​‍​ ​‍​‍‌‌​ ‌‌‌​‌​​‍ ‍‌‍​ ‌‍‍​‌‍‍‌‌‍ ​‌‍‌​‌ ​‍‌‍‌‌‌‍ ‍​‍‌‌​ ‌‌‌​​‍‌‌ ‌‍‍ ‌‍‌‌‌ ‍‌​‍‌‌​ ​ ‌​‌​​‍‌‌​ ​ ‌​‌​​‍‌‌​ ​‍​ ​‍‌​‌ ​ ‌‌‌‍​‍​ ‍​‌​​‌‌​ ‌‌‍​‍‌‌‌‌‌​​‍‌ ‍‍‌​‌ ‌‌​​​ ‍​‌​‍‌‌ ​‌‌‌‌ ‌‍‌​‌‍​ ‌‍ ​‌ ​‍‌ ‌‍​ ‌‍​‍‌‌​ ​‍​ ​‍​‍‌‌​ ‌‌‌​‌​​‍ ‍‌ ‌​‌‍‌‌‌ ‍​‌ ‌​​‍‌‍‌ ​​‌‍‌‌‌ ​‍‌ ​ ‌ ​​‌‍‌‌‌‍​ ‌ ‌​‌‍‍‌‌ ‌‍‌‍‌‌​ ‌‌ ​​‌ ‌‌‌‍​‍‌‍ ​‌‍‍‌‌ ​ ‌‍‍​‌‍‌‌‌‍‌​​‍​‍‌ ‌
Proven Coaches​​​​‌ ‍ ​‍​‍‌‍ ‌ ​‍‌‍‍‌‌‍‌ ‌‍‍‌‌‍ ‍​‍​‍​ ‍‍​‍​‍‌ ​ ‌‍​‌‌‍ ‍‌‍‍‌‌ ‌​‌ ‍‌​‍ ‍‌‍‍‌‌‍ ​‍​‍​‍ ​​‍​‍‌‍‍​‌ ​‍‌‍‌‌‌‍‌‍​‍​‍​ ‍‍​‍​‍‌‍‍​‌ ‌​‌ ‌​‌ ​​‌ ​ ​ ‍‍​‍ ​‍ ‌‍​ ‌‍‍​‌‍‌‌‌‍ ​‌ ​ ‌‍‌‌‌‍​‌‌ ​​‌‍‍‌‌‍‌‌‌ ​‍‌ ​ ​‍ ‍‌ ​ ‌‍​‌‌‍ ‍‌‍‍‌‌ ‌​‌ ‍‌​‍ ‍‌ ​ ‌ ‌​‌ ‌‌‌‍‌​‌‍‍‌‌‍ ​‍ ‌‍‍‌‌‍ ‍‌ ‌​‌‍‌‌‌‍ ‍‌ ‌​​‍ ‌‍‌‌‌‍‌​‌‍‍‌‌ ‌​​‍ ‌‍ ‌‌‍ ‌‍‌​‌‍‌‌​ ‌‌ ​​‌ ​‍‌‍‌‌‌ ​ ‌‍‌‌‌‍ ‍‌ ‌​‌‍​‌‌ ‌​‌‍‍‌‌‍ ‌‍ ‍​ ‍ ‌‍‍‌‌‍‌​​ ‌​ ‌ ​ ‌‍​ ‍​‌‍​‍​ ‍‌​ ​​‌‍​‍​ ‌​​‍ ‌​ ​‍​ ​‍​ ‍‌​ ‍‌​‍ ‌​ ‌​‌‍​‍​ ​‌​ ​‍​‍ ‌​ ‍‌​ ‌‍‌‍​‌​ ​‌​‍ ‌​ ​​​ ‍‌‌‍​ ​ ‌ ​ ‍​‌‍‌​‌‍​‌‌‍‌‍​ ‍​​ ​​‌‍‌‌‌‍​‍​ ‍ ‌ ‌​‌ ‍‌‌ ​​‌‍‌‌​ ‌‌ ‌‍‌‍‌‌‌‍ ‍‌ ‌‌‌‍‌‌‌‌​ ‌‍ ​‌ ‌‌‌‍‌ ‌‌​​‌‍​‌‌‍‌ ‌‍‌‌​ ‍ ‌ ​​‌‍​‌‌ ‌​‌‍‍​​ ‌‌ ​​‌‍​‌‌‍‌ ‌‍‌‌‌​​‍‌ ‌‌‌‍‍‌‌‍ ​‌‍‌​‌‍‌‌‌ ​‍​‍‌‌​ ‌‌‌​​‍‌‌ ‌‍‍ ‌‍‌‌‌ ‍‌​‍‌‌​ ​ ‌​‌​​‍‌‌​ ​ ‌​‌​​‍‌‌​ ​‍​ ​‍​ ​​​ ‌​​ ‍​​ ​‍​ ​‌​ ‌‍​ ‌ ​ ‍‌​ ​‌​ ‌‌‌‍‌‌​ ​​​‍‌‌​ ​‍​ ​‍​‍‌‌​ ‌‌‌​‌​​‍ ‍‌‍‌‍‌‍‌‌‌‍​‌‌ ‌​‌ ‌‌‌ ​‍‌‍‌‌‌ ​ ​‍‌‌​ ‌‌‌​​‍‌‌ ‌‍‍ ‌‍‌‌‌ ‍‌​‍‌‌​ ​ ‌​‌​​‍‌‌​ ​ ‌​‌​​‍‌‌​ ​‍​ ​‍​ ‌ ​ ‌‌​ ‍​​ ‍​‌‍​ ​ ‌ ​ ​‍​ ‌‍‌‍​‌​ ‌ ​ ‌ ‌‍​‍​‍‌‌​ ​‍​ ​‍​‍‌‌​ ‌‌‌​‌​​‍ ‍‌ ‌​‌‍‍‌‌ ‌​‌‍ ​‌‍‌‌​ ‌‍​‍‌‍​‌‌ ​ ‌‍‌‌‌‌‌‌‌ ​‍‌‍ ​​ ‌‌‍‍​‌ ‌​‌ ‌​‌ ​​‌ ​ ​‍‌‌​ ​ ‌​​‌​‍‌‌​ ​‍‌​‌‍​‍‌‌​ ​‍‌​‌‍‌‍​ ‌‍‍​‌‍‌‌‌‍ ​‌ ​ ‌‍‌‌‌‍​‌‌ ​​‌‍‍‌‌‍‌‌‌ ​‍‌ ​ ​‍ ‍‌ ​ ‌‍​‌‌‍ ‍‌‍‍‌‌ ‌​‌ ‍‌​‍ ‍‌ ​ ‌ ‌​‌ ‌‌‌‍‌​‌‍‍‌‌‍ ​‍‌‍‌‍‍‌‌‍‌​​ ‌​ ‌ ​ ‌‍​ ‍​‌‍​‍​ ‍‌​ ​​‌‍​‍​ ‌​​‍ ‌​ ​‍​ ​‍​ ‍‌​ ‍‌​‍ ‌​ ‌​‌‍​‍​ ​‌​ ​‍​‍ ‌​ ‍‌​ ‌‍‌‍​‌​ ​‌​‍ ‌​ ​​​ ‍‌‌‍​ ​ ‌ ​ ‍​‌‍‌​‌‍​‌‌‍‌‍​ ‍​​ ​​‌‍‌‌‌‍​‍​‍‌‍‌ ‌​‌ ‍‌‌ ​​‌‍‌‌​ ‌‌ ‌‍‌‍‌‌‌‍ ‍‌ ‌‌‌‍‌‌‌‌​ ‌‍ ​‌ ‌‌‌‍‌ ‌‌​​‌‍​‌‌‍‌ ‌‍‌‌​‍‌‍‌ ​​‌‍​‌‌ ‌​‌‍‍​​ ‌‌ ​​‌‍​‌‌‍‌ ‌‍‌‌‌​​‍‌ ‌‌‌‍‍‌‌‍ ​‌‍‌​‌‍‌‌‌ ​‍​‍‌‌​ ‌‌‌​​‍‌‌ ‌‍‍ ‌‍‌‌‌ ‍‌​‍‌‌​ ​ ‌​‌​​‍‌‌​ ​ ‌​‌​​‍‌‌​ ​‍​ ​‍​ ​​​ ‌​​ ‍​​ ​‍​ ​‌​ ‌‍​ ‌ ​ ‍‌​ ​‌​ ‌‌‌‍‌‌​ ​​​‍‌‌​ ​‍​ ​‍​‍‌‌​ ‌‌‌​‌​​‍ ‍‌‍‌‍‌‍‌‌‌‍​‌‌ ‌​‌ ‌‌‌ ​‍‌‍‌‌‌ ​ ​‍‌‌​ ‌‌‌​​‍‌‌ ‌‍‍ ‌‍‌‌‌ ‍‌​‍‌‌​ ​ ‌​‌​​‍‌‌​ ​ ‌​‌​​‍‌‌​ ​‍​ ​‍​ ‌ ​ ‌‌​ ‍​​ ‍​‌‍​ ​ ‌ ​ ​‍​ ‌‍‌‍​‌​ ‌ ​ ‌ ‌‍​‍​‍‌‌​ ​‍​ ​‍​‍‌‌​ ‌‌‌​‌​​‍ ‍‌ ‌​‌‍‍‌‌ ‌​‌‍ ​‌‍‌‌​‍‌‍‌ ​​‌‍‌‌‌ ​‍‌ ​ ‌ ​​‌‍‌‌‌‍​ ‌ ‌​‌‍‍‌‌ ‌‍‌‍‌‌​ ‌‌ ​​‌ ‌‌‌‍​‍‌‍ ​‌‍‍‌‌ ​ ‌‍‍​‌‍‌‌‌‍‌​​‍​‍‌ ‌
Our dedicated coaching staff combines years of experience at the
youth, high school, and collegiate levels. We don’t just prepare
athletes for games — we prepare them for the next step in their
basketball journey, whatever that may be.​​​​‌ ‍ ​‍​‍‌‍ ‌ ​‍‌‍‍‌‌‍‌ ‌‍‍‌‌‍ ‍​‍​‍​ ‍‍​‍​‍‌ ​ ‌‍​‌‌‍ ‍‌‍‍‌‌ ‌​‌ ‍‌​‍ ‍‌‍‍‌‌‍ ​‍​‍​‍ ​​‍​‍‌‍‍​‌ ​‍‌‍‌‌‌‍‌‍​‍​‍​ ‍‍​‍​‍‌‍‍​‌ ‌​‌ ‌​‌ ​​‌ ​ ​ ‍‍​‍ ​‍ ‌‍​ ‌‍‍​‌‍‌‌‌‍ ​‌ ​ ‌‍‌‌‌‍​‌‌ ​​‌‍‍‌‌‍‌‌‌ ​‍‌ ​ ​‍ ‍‌ ​ ‌‍​‌‌‍ ‍‌‍‍‌‌ ‌​‌ ‍‌​‍ ‍‌ ​ ‌ ‌​‌ ‌‌‌‍‌​‌‍‍‌‌‍ ​‍ ‌‍‍‌‌‍ ‍‌ ‌​‌‍‌‌‌‍ ‍‌ ‌​​‍ ‌‍‌‌‌‍‌​‌‍‍‌‌ ‌​​‍ ‌‍ ‌‌‍ ‌‍‌​‌‍‌‌​ ‌‌ ​​‌ ​‍‌‍‌‌‌ ​ ‌‍‌‌‌‍ ‍‌ ‌​‌‍​‌‌ ‌​‌‍‍‌‌‍ ‌‍ ‍​ ‍ ‌‍‍‌‌‍‌​​ ‌​ ‌ ​ ‌‍​ ‍​‌‍​‍​ ‍‌​ ​​‌‍​‍​ ‌​​‍ ‌​ ​‍​ ​‍​ ‍‌​ ‍‌​‍ ‌​ ‌​‌‍​‍​ ​‌​ ​‍​‍ ‌​ ‍‌​ ‌‍‌‍​‌​ ​‌​‍ ‌​ ​​​ ‍‌‌‍​ ​ ‌ ​ ‍​‌‍‌​‌‍​‌‌‍‌‍​ ‍​​ ​​‌‍‌‌‌‍​‍​ ‍ ‌ ‌​‌ ‍‌‌ ​​‌‍‌‌​ ‌‌ ‌‍‌‍‌‌‌‍ ‍‌ ‌‌‌‍‌‌‌‌​ ‌‍ ​‌ ‌‌‌‍‌ ‌‌​​‌‍​‌‌‍‌ ‌‍‌‌​ ‍ ‌ ​​‌‍​‌‌ ‌​‌‍‍​​ ‌‌ ​​‌‍​‌‌‍‌ ‌‍‌‌‌​​‍‌ ‌‌‌‍‍‌‌‍ ​‌‍‌​‌‍‌‌‌ ​‍​‍‌‌​ ‌‌‌​​‍‌‌ ‌‍‍ ‌‍‌‌‌ ‍‌​‍‌‌​ ​ ‌​‌​​‍‌‌​ ​ ‌​‌​​‍‌‌​ ​‍​ ​‍​ ​​​ ‌​​ ‍​​ ​‍​ ​‌​ ‌‍​ ‌ ​ ‍‌​ ​‌​ ‌‌‌‍‌‌​ ​​​‍‌‌​ ​‍​ ​‍​‍‌‌​ ‌‌‌​‌​​‍ ‍‌‍‌‍‌‍‌‌‌‍​‌‌ ‌​‌ ‌‌‌ ​‍‌‍‌‌‌ ​ ​‍‌‌​ ‌‌‌​​‍‌‌ ‌‍‍ ‌‍‌‌‌ ‍‌​‍‌‌​ ​ ‌​‌​​‍‌‌​ ​ ‌​‌​​‍‌‌​ ​‍​ ​‍​ ‌ ​ ‌‌​ ‍​​ ‍​‌‍​ ​ ‌ ​ ​‍​ ‌‍‌‍​‌​ ‌ ​ ‌ ‌‍​‍​‍‌‌​ ​‍​ ​‍​‍‌‌​ ‌‌‌​‌​​‍ ‍‌ ​‍‌‍‍‌‌‍​ ‌‍‍​‌​‌​‌‍‌‌‌ ​ ‌‍​ ‌ ​‍‌‍‍‌‌ ​​‌ ‌​‌‍‍‌‌‍ ‌‍ ‍​‍‌‌​ ‌‌‌​​‍‌‌ ‌‍‍ ‌‍‌‌‌ ‍‌​‍‌‌​ ​ ‌​‌​​‍‌‌​ ​ ‌​‌​​‍‌‌​ ​‍​ ​‍‌​‌ ​ ‌‌‌‍​‍​ ‍​‌​​‌‌​ ‌‌‍​‍‌‌‌‌‌​​‍‌ ‍‍‌​‌ ‌‌​​​ ‍​‌​‍‌‌ ​‌‌‌‌ ‌‍‌​‌‍​ ‌‍ ​‌ ​‍‌ ‍​‌‍​ ​‍‌‌​ ​‍​ ​‍​‍‌‌​ ‌‌‌​‌​​‍ ‍‌‍​ ‌‍‍​‌‍‍‌‌‍ ​‌‍‌​‌ ​‍‌‍‌‌‌‍ ‍​‍‌‌​ ‌‌‌​​‍‌‌ ‌‍‍ ‌‍‌‌‌ ‍‌​‍‌‌​ ​ ‌​‌​​‍‌‌​ ​ ‌​‌​​‍‌‌​ ​‍​ ​‍‌​‌ ​ ‌‌‌‍​‍​ ‍​‌​​‌‌​ ‌‌‍​‍‌‌‌‌‌​​‍‌ ‍‍‌​‌ ‌‌​​​ ‍​‌​‍‌‌ ​‌‌‌‌ ‌‍‌​‌‍​ ‌‍ ​‌ ​ ​ ​​​ ‍​​‍‌‌​ ​‍​ ​‍​‍‌‌​ ‌‌‌​‌​​‍ ‍‌ ‌​‌‍‌‌‌ ‍​‌ ‌​​ ‌‍​‍‌‍​‌‌ ​ ‌‍‌‌‌‌‌‌‌ ​‍‌‍ ​​ ‌‌‍‍​‌ ‌​‌ ‌​‌ ​​‌ ​ ​‍‌‌​ ​ ‌​​‌​‍‌‌​ ​‍‌​‌‍​‍‌‌​ ​‍‌​‌‍‌‍​ ‌‍‍​‌‍‌‌‌‍ ​‌ ​ ‌‍‌‌‌‍​‌‌ ​​‌‍‍‌‌‍‌‌‌ ​‍‌ ​ ​‍ ‍‌ ​ ‌‍​‌‌‍ ‍‌‍‍‌‌ ‌​‌ ‍‌​‍ ‍‌ ​ ‌ ‌​‌ ‌‌‌‍‌​‌‍‍‌‌‍ ​‍‌‍‌‍‍‌‌‍‌​​ ‌​ ‌ ​ ‌‍​ ‍​‌‍​‍​ ‍‌​ ​​‌‍​‍​ ‌​​‍ ‌​ ​‍​ ​‍​ ‍‌​ ‍‌​‍ ‌​ ‌​‌‍​‍​ ​‌​ ​‍​‍ ‌​ ‍‌​ ‌‍‌‍​‌​ ​‌​‍ ‌​ ​​​ ‍‌‌‍​ ​ ‌ ​ ‍​‌‍‌​‌‍​‌‌‍‌‍​ ‍​​ ​​‌‍‌‌‌‍​‍​‍‌‍‌ ‌​‌ ‍‌‌ ​​‌‍‌‌​ ‌‌ ‌‍‌‍‌‌‌‍ ‍‌ ‌‌‌‍‌‌‌‌​ ‌‍ ​‌ ‌‌‌‍‌ ‌‌​​‌‍​‌‌‍‌ ‌‍‌‌​‍‌‍‌ ​​‌‍​‌‌ ‌​‌‍‍​​ ‌‌ ​​‌‍​‌‌‍‌ ‌‍‌‌‌​​‍‌ ‌‌‌‍‍‌‌‍ ​‌‍‌​‌‍‌‌‌ ​‍​‍‌‌​ ‌‌‌​​‍‌‌ ‌‍‍ ‌‍‌‌‌ ‍‌​‍‌‌​ ​ ‌​‌​​‍‌‌​ ​ ‌​‌​​‍‌‌​ ​‍​ ​‍​ ​​​ ‌​​ ‍​​ ​‍​ ​‌​ ‌‍​ ‌ ​ ‍‌​ ​‌​ ‌‌‌‍‌‌​ ​​​‍‌‌​ ​‍​ ​‍​‍‌‌​ ‌‌‌​‌​​‍ ‍‌‍‌‍‌‍‌‌‌‍​‌‌ ‌​‌ ‌‌‌ ​‍‌‍‌‌‌ ​ ​‍‌‌​ ‌‌‌​​‍‌‌ ‌‍‍ ‌‍‌‌‌ ‍‌​‍‌‌​ ​ ‌​‌​​‍‌‌​ ​ ‌​‌​​‍‌‌​ ​‍​ ​‍​ ‌ ​ ‌‌​ ‍​​ ‍​‌‍​ ​ ‌ ​ ​‍​ ‌‍‌‍​‌​ ‌ ​ ‌ ‌‍​‍​‍‌‌​ ​‍​ ​‍​‍‌‌​ ‌‌‌​‌​​‍ ‍‌ ​‍‌‍‍‌‌‍​ ‌‍‍​‌​‌​‌‍‌‌‌ ​ ‌‍​ ‌ ​‍‌‍‍‌‌ ​​‌ ‌​‌‍‍‌‌‍ ‌‍ ‍​‍‌‌​ ‌‌‌​​‍‌‌ ‌‍‍ ‌‍‌‌‌ ‍‌​‍‌‌​ ​ ‌​‌​​‍‌‌​ ​ ‌​‌​​‍‌‌​ ​‍​ ​‍‌​‌ ​ ‌‌‌‍​‍​ ‍​‌​​‌‌​ ‌‌‍​‍‌‌‌‌‌​​‍‌ ‍‍‌​‌ ‌‌​​​ ‍​‌​‍‌‌ ​‌‌‌‌ ‌‍‌​‌‍​ ‌‍ ​‌ ​‍‌ ‍​‌‍​ ​‍‌‌​ ​‍​ ​‍​‍‌‌​ ‌‌‌​‌​​‍ ‍‌‍​ ‌‍‍​‌‍‍‌‌‍ ​‌‍‌​‌ ​‍‌‍‌‌‌‍ ‍​‍‌‌​ ‌‌‌​​‍‌‌ ‌‍‍ ‌‍‌‌‌ ‍‌​‍‌‌​ ​ ‌​‌​​‍‌‌​ ​ ‌​‌​​‍‌‌​ ​‍​ ​‍‌​‌ ​ ‌‌‌‍​‍​ ‍​‌​​‌‌​ ‌‌‍​‍‌‌‌‌‌​​‍‌ ‍‍‌​‌ ‌‌​​​ ‍​‌​‍‌‌ ​‌‌‌‌ ‌‍‌​‌‍​ ‌‍ ​‌ ​ ​ ​​​ ‍​​‍‌‌​ ​‍​ ​‍​‍‌‌​ ‌‌‌​‌​​‍ ‍‌ ‌​‌‍‌‌‌ ‍​‌ ‌​​‍‌‍‌ ​​‌‍‌‌‌ ​‍‌ ​ ‌ ​​‌‍‌‌‌‍​ ‌ ‌​‌‍‍‌‌ ‌‍‌‍‌‌​ ‌‌ ​​‌ ‌‌‌‍​‍‌‍ ​‌‍‍‌‌ ​ ‌‍‍​‌‍‌‌‌‍‌​​‍​‍‌ ‌
See Class Schedule​​​​‌ ‍ ​‍​‍‌‍ ‌ ​‍‌‍‍‌‌‍‌ ‌‍‍‌‌‍ ‍​‍​‍​ ‍‍​‍​‍‌ ​ ‌‍​‌‌‍ ‍‌‍‍‌‌ ‌​‌ ‍‌​‍ ‍‌‍‍‌‌‍ ​‍​‍​‍ ​​‍​‍‌‍‍​‌ ​‍‌‍‌‌‌‍‌‍​‍​‍​ ‍‍​‍​‍‌‍‍​‌ ‌​‌ ‌​‌ ​​‌ ​ ​ ‍‍​‍ ​‍ ‌‍​ ‌‍‍​‌‍‌‌‌‍ ​‌ ​ ‌‍‌‌‌‍​‌‌ ​​‌‍‍‌‌‍‌‌‌ ​‍‌ ​ ​‍ ‍‌ ​ ‌‍​‌‌‍ ‍‌‍‍‌‌ ‌​‌ ‍‌​‍ ‍‌ ​ ‌ ‌​‌ ‌‌‌‍‌​‌‍‍‌‌‍ ​‍ ‌‍‍‌‌‍ ‍‌ ‌​‌‍‌‌‌‍ ‍‌ ‌​​‍ ‌‍‌‌‌‍‌​‌‍‍‌‌ ‌​​‍ ‌‍ ‌‌‍ ‌‍‌​‌‍‌‌​ ‌‌ ​​‌ ​‍‌‍‌‌‌ ​ ‌‍‌‌‌‍ ‍‌ ‌​‌‍​‌‌ ‌​‌‍‍‌‌‍ ‌‍ ‍​ ‍ ‌‍‍‌‌‍‌​​ ‌​ ‌ ​ ‌‍​ ‍​‌‍​‍​ ‍‌​ ​​‌‍​‍​ ‌​​‍ ‌​ ​‍​ ​‍​ ‍‌​ ‍‌​‍ ‌​ ‌​‌‍​‍​ ​‌​ ​‍​‍ ‌​ ‍‌​ ‌‍‌‍​‌​ ​‌​‍ ‌​ ​​​ ‍‌‌‍​ ​ ‌ ​ ‍​‌‍‌​‌‍​‌‌‍‌‍​ ‍​​ ​​‌‍‌‌‌‍​‍​ ‍ ‌ ‌​‌ ‍‌‌ ​​‌‍‌‌​ ‌‌ ‌‍‌‍‌‌‌‍ ‍‌ ‌‌‌‍‌‌‌‌​ ‌‍ ​‌ ‌‌‌‍‌ ‌‌​​‌‍​‌‌‍‌ ‌‍‌‌​ ‍ ‌ ​​‌‍​‌‌ ‌​‌‍‍​​ ‌‌ ​​‌‍​‌‌‍‌ ‌‍‌‌‌​​‍‌ ‌‌‌‍‍‌‌‍ ​‌‍‌​‌‍‌‌‌ ​‍​‍‌‌​ ‌‌‌​​‍‌‌ ‌‍‍ ‌‍‌‌‌ ‍‌​‍‌‌​ ​ ‌​‌​​‍‌‌​ ​ ‌​‌​​‍‌‌​ ​‍​ ​‍​ ​​​ ‌​​ ‍​​ ​‍​ ​‌​ ‌‍​ ‌ ​ ‍‌​ ​‌​ ‌‌‌‍‌‌​ ​​​‍‌‌​ ​‍​ ​‍​‍‌‌​ ‌‌‌​‌​​‍ ‍‌‍​‍‌ ‌‌‌ ‌​‌ ‌​‌‍ ‌‍ ‍‌ ​ ​‍‌‌​ ‌‌‌​​‍‌‌ ‌‍‍ ‌‍‌‌‌ ‍‌​‍‌‌​ ​ ‌​‌​​‍‌‌​ ​ ‌​‌​​‍‌‌​ ​‍​ ​‍​ ‌ ​ ‌‍​ ‌‍‌‍‌​‌‍‌‍​ ‍‌‌‍​‍‌‍​‍​ ‌ ​ ‍‌​ ​‍​ ‌​​‍‌‌​ ​‍​ ​‍​‍‌‌​ ‌‌‌​‌​​‍ ‍‌ ‌​‌‍‌‌‌ ‍​‌ ‌​​ ‌‍​‍‌‍​‌‌ ​ ‌‍‌‌‌‌‌‌‌ ​‍‌‍ ​​ ‌‌‍‍​‌ ‌​‌ ‌​‌ ​​‌ ​ ​‍‌‌​ ​ ‌​​‌​‍‌‌​ ​‍‌​‌‍​‍‌‌​ ​‍‌​‌‍‌‍​ ‌‍‍​‌‍‌‌‌‍ ​‌ ​ ‌‍‌‌‌‍​‌‌ ​​‌‍‍‌‌‍‌‌‌ ​‍‌ ​ ​‍ ‍‌ ​ ‌‍​‌‌‍ ‍‌‍‍‌‌ ‌​‌ ‍‌​‍ ‍‌ ​ ‌ ‌​‌ ‌‌‌‍‌​‌‍‍‌‌‍ ​‍‌‍‌‍‍‌‌‍‌​​ ‌​ ‌ ​ ‌‍​ ‍​‌‍​‍​ ‍‌​ ​​‌‍​‍​ ‌​​‍ ‌​ ​‍​ ​‍​ ‍‌​ ‍‌​‍ ‌​ ‌​‌‍​‍​ ​‌​ ​‍​‍ ‌​ ‍‌​ ‌‍‌‍​‌​ ​‌​‍ ‌​ ​​​ ‍‌‌‍​ ​ ‌ ​ ‍​‌‍‌​‌‍​‌‌‍‌‍​ ‍​​ ​​‌‍‌‌‌‍​‍​‍‌‍‌ ‌​‌ ‍‌‌ ​​‌‍‌‌​ ‌‌ ‌‍‌‍‌‌‌‍ ‍‌ ‌‌‌‍‌‌‌‌​ ‌‍ ​‌ ‌‌‌‍‌ ‌‌​​‌‍​‌‌‍‌ ‌‍‌‌​‍‌‍‌ ​​‌‍​‌‌ ‌​‌‍‍​​ ‌‌ ​​‌‍​‌‌‍‌ ‌‍‌‌‌​​‍‌ ‌‌‌‍‍‌‌‍ ​‌‍‌​‌‍‌‌‌ ​‍​‍‌‌​ ‌‌‌​​‍‌‌ ‌‍‍ ‌‍‌‌‌ ‍‌​‍‌‌​ ​ ‌​‌​​‍‌‌​ ​ ‌​‌​​‍‌‌​ ​‍​ ​‍​ ​​​ ‌​​ ‍​​ ​‍​ ​‌​ ‌‍​ ‌ ​ ‍‌​ ​‌​ ‌‌‌‍‌‌​ ​​​‍‌‌​ ​‍​ ​‍​‍‌‌​ ‌‌‌​‌​​‍ ‍‌‍​‍‌ ‌‌‌ ‌​‌ ‌​‌‍ ‌‍ ‍‌ ​ ​‍‌‌​ ‌‌‌​​‍‌‌ ‌‍‍ ‌‍‌‌‌ ‍‌​‍‌‌​ ​ ‌​‌​​‍‌‌​ ​ ‌​‌​​‍‌‌​ ​‍​ ​‍​ ‌ ​ ‌‍​ ‌‍‌‍‌​‌‍‌‍​ ‍‌‌‍​‍‌‍​‍​ ‌ ​ ‍‌​ ​‍​ ‌​​‍‌‌​ ​‍​ ​‍​‍‌‌​ ‌‌‌​‌​​‍ ‍‌ ‌​‌‍‌‌‌ ‍​‌ ‌​​‍‌‍‌ ​​‌‍‌‌‌ ​‍‌ ​ ‌ ​​‌‍‌‌‌‍​ ‌ ‌​‌‍‍‌‌ ‌‍‌‍‌‌​ ‌‌ ​​‌ ‌‌‌‍​‍‌‍ ​‌‍‍‌‌ ​ ‌‍‍​‌‍‌‌‌‍‌​​‍​‍‌ ‌
Play, discover, learn, evolve​​​​‌ ‍ ​‍​‍‌‍ ‌ ​‍‌‍‍‌‌‍‌ ‌‍‍‌‌‍ ‍​‍​‍​ ‍‍​‍​‍‌ ​ ‌‍​‌‌‍ ‍‌‍‍‌‌ ‌​‌ ‍‌​‍ ‍‌‍‍‌‌‍ ​‍​‍​‍ ​​‍​‍‌‍‍​‌ ​‍‌‍‌‌‌‍‌‍​‍​‍​ ‍‍​‍​‍‌‍‍​‌ ‌​‌ ‌​‌ ​​‌ ​ ​ ‍‍​‍ ​‍ ‌‍​ ‌‍‍​‌‍‌‌‌‍ ​‌ ​ ‌‍‌‌‌‍​‌‌ ​​‌‍‍‌‌‍‌‌‌ ​‍‌ ​ ​‍ ‍‌ ​ ‌‍​‌‌‍ ‍‌‍‍‌‌ ‌​‌ ‍‌​‍ ‍‌ ​ ‌ ‌​‌ ‌‌‌‍‌​‌‍‍‌‌‍ ​‍ ‌‍‍‌‌‍ ‍‌ ‌​‌‍‌‌‌‍ ‍‌ ‌​​‍ ‌‍‌‌‌‍‌​‌‍‍‌‌ ‌​​‍ ‌‍ ‌‌‍ ‌‍‌​‌‍‌‌​ ‌‌ ​​‌ ​‍‌‍‌‌‌ ​ ‌‍‌‌‌‍ ‍‌ ‌​‌‍​‌‌ ‌​‌‍‍‌‌‍ ‌‍ ‍​ ‍ ‌‍‍‌‌‍‌​​ ‌​ ‌ ​ ‌‍​ ‍​‌‍​‍​ ‍‌​ ​​‌‍​‍​ ‌​​‍ ‌​ ​‍​ ​‍​ ‍‌​ ‍‌​‍ ‌​ ‌​‌‍​‍​ ​‌​ ​‍​‍ ‌​ ‍‌​ ‌‍‌‍​‌​ ​‌​‍ ‌​ ​​​ ‍‌‌‍​ ​ ‌ ​ ‍​‌‍‌​‌‍​‌‌‍‌‍​ ‍​​ ​​‌‍‌‌‌‍​‍​ ‍ ‌ ‌​‌ ‍‌‌ ​​‌‍‌‌​ ‌‌ ‌‍‌‍‌‌‌‍ ‍‌ ‌‌‌‍‌‌‌‌​ ‌‍ ​‌ ‌‌‌‍‌ ‌‌​​‌‍​‌‌‍‌ ‌‍‌‌​ ‍ ‌ ​​‌‍​‌‌ ‌​‌‍‍​​ ‌‌ ​​‌‍​‌‌‍‌ ‌‍‌‌‌​​‍‌ ‌‌‌‍‍‌‌‍ ​‌‍‌​‌‍‌‌‌ ​‍​‍‌‌​ ‌‌‌​​‍‌‌ ‌‍‍ ‌‍‌‌‌ ‍‌​‍‌‌​ ​ ‌​‌​​‍‌‌​ ​ ‌​‌​​‍‌‌​ ​‍​ ​‍​ ​‍‌‍​ ‌‍‌‍‌‍‌‍‌‍​ ‌‍​‍‌‍​‍​ ‌​​ ‍‌‌‍​‍‌‍‌‍​ ​‌​‍‌‌​ ​‍​ ​‍​‍‌‌​ ‌‌‌​‌​​‍ ‍‌ ‌​‌‍‍‌‌ ‌​‌‍ ​‌‍‌‌​ ‌‍​‍‌‍​‌‌ ​ ‌‍‌‌‌‌‌‌‌ ​‍‌‍ ​​ ‌‌‍‍​‌ ‌​‌ ‌​‌ ​​‌ ​ ​‍‌‌​ ​ ‌​​‌​‍‌‌​ ​‍‌​‌‍​‍‌‌​ ​‍‌​‌‍‌‍​ ‌‍‍​‌‍‌‌‌‍ ​‌ ​ ‌‍‌‌‌‍​‌‌ ​​‌‍‍‌‌‍‌‌‌ ​‍‌ ​ ​‍ ‍‌ ​ ‌‍​‌‌‍ ‍‌‍‍‌‌ ‌​‌ ‍‌​‍ ‍‌ ​ ‌ ‌​‌ ‌‌‌‍‌​‌‍‍‌‌‍ ​‍‌‍‌‍‍‌‌‍‌​​ ‌​ ‌ ​ ‌‍​ ‍​‌‍​‍​ ‍‌​ ​​‌‍​‍​ ‌​​‍ ‌​ ​‍​ ​‍​ ‍‌​ ‍‌​‍ ‌​ ‌​‌‍​‍​ ​‌​ ​‍​‍ ‌​ ‍‌​ ‌‍‌‍​‌​ ​‌​‍ ‌​ ​​​ ‍‌‌‍​ ​ ‌ ​ ‍​‌‍‌​‌‍​‌‌‍‌‍​ ‍​​ ​​‌‍‌‌‌‍​‍​‍‌‍‌ ‌​‌ ‍‌‌ ​​‌‍‌‌​ ‌‌ ‌‍‌‍‌‌‌‍ ‍‌ ‌‌‌‍‌‌‌‌​ ‌‍ ​‌ ‌‌‌‍‌ ‌‌​​‌‍​‌‌‍‌ ‌‍‌‌​‍‌‍‌ ​​‌‍​‌‌ ‌​‌‍‍​​ ‌‌ ​​‌‍​‌‌‍‌ ‌‍‌‌‌​​‍‌ ‌‌‌‍‍‌‌‍ ​‌‍‌​‌‍‌‌‌ ​‍​‍‌‌​ ‌‌‌​​‍‌‌ ‌‍‍ ‌‍‌‌‌ ‍‌​‍‌‌​ ​ ‌​‌​​‍‌‌​ ​ ‌​‌​​‍‌‌​ ​‍​ ​‍​ ​‍‌‍​ ‌‍‌‍‌‍‌‍‌‍​ ‌‍​‍‌‍​‍​ ‌​​ ‍‌‌‍​‍‌‍‌‍​ ​‌​‍‌‌​ ​‍​ ​‍​‍‌‌​ ‌‌‌​‌​​‍ ‍‌ ‌​‌‍‍‌‌ ‌​‌‍ ​‌‍‌‌​‍‌‍‌ ​​‌‍‌‌‌ ​‍‌ ​ ‌ ​​‌‍‌‌‌‍​ ‌ ‌​‌‍‍‌‌ ‌‍‌‍‌‌​ ‌‌ ​​‌ ‌‌‌‍​‍‌‍ ​‌‍‍‌‌ ​ ‌‍‍​‌‍‌‌‌‍‌​​‍​‍‌ ‌
Every class in Chelsea Piers Development Basketball builds on the
one before it — introducing new skills, new challenges and new
experiences as your child is ready for them. The goal is never to
rush. It is to build the right foundation at the right time.​​​​‌ ‍ ​‍​‍‌‍ ‌ ​‍‌‍‍‌‌‍‌ ‌‍‍‌‌‍ ‍​‍​‍​ ‍‍​‍​‍‌ ​ ‌‍​‌‌‍ ‍‌‍‍‌‌ ‌​‌ ‍‌​‍ ‍‌‍‍‌‌‍ ​‍​‍​‍ ​​‍​‍‌‍‍​‌ ​‍‌‍‌‌‌‍‌‍​‍​‍​ ‍‍​‍​‍‌‍‍​‌ ‌​‌ ‌​‌ ​​‌ ​ ​ ‍‍​‍ ​‍ ‌‍​ ‌‍‍​‌‍‌‌‌‍ ​‌ ​ ‌‍‌‌‌‍​‌‌ ​​‌‍‍‌‌‍‌‌‌ ​‍‌ ​ ​‍ ‍‌ ​ ‌‍​‌‌‍ ‍‌‍‍‌‌ ‌​‌ ‍‌​‍ ‍‌ ​ ‌ ‌​‌ ‌‌‌‍‌​‌‍‍‌‌‍ ​‍ ‌‍‍‌‌‍ ‍‌ ‌​‌‍‌‌‌‍ ‍‌ ‌​​‍ ‌‍‌‌‌‍‌​‌‍‍‌‌ ‌​​‍ ‌‍ ‌‌‍ ‌‍‌​‌‍‌‌​ ‌‌ ​​‌ ​‍‌‍‌‌‌ ​ ‌‍‌‌‌‍ ‍‌ ‌​‌‍​‌‌ ‌​‌‍‍‌‌‍ ‌‍ ‍​ ‍ ‌‍‍‌‌‍‌​​ ‌​ ‌ ​ ‌‍​ ‍​‌‍​‍​ ‍‌​ ​​‌‍​‍​ ‌​​‍ ‌​ ​‍​ ​‍​ ‍‌​ ‍‌​‍ ‌​ ‌​‌‍​‍​ ​‌​ ​‍​‍ ‌​ ‍‌​ ‌‍‌‍​‌​ ​‌​‍ ‌​ ​​​ ‍‌‌‍​ ​ ‌ ​ ‍​‌‍‌​‌‍​‌‌‍‌‍​ ‍​​ ​​‌‍‌‌‌‍​‍​ ‍ ‌ ‌​‌ ‍‌‌ ​​‌‍‌‌​ ‌‌ ‌‍‌‍‌‌‌‍ ‍‌ ‌‌‌‍‌‌‌‌​ ‌‍ ​‌ ‌‌‌‍‌ ‌‌​​‌‍​‌‌‍‌ ‌‍‌‌​ ‍ ‌ ​​‌‍​‌‌ ‌​‌‍‍​​ ‌‌ ​​‌‍​‌‌‍‌ ‌‍‌‌‌​​‍‌ ‌‌‌‍‍‌‌‍ ​‌‍‌​‌‍‌‌‌ ​‍​‍‌‌​ ‌‌‌​​‍‌‌ ‌‍‍ ‌‍‌‌‌ ‍‌​‍‌‌​ ​ ‌​‌​​‍‌‌​ ​ ‌​‌​​‍‌‌​ ​‍​ ​‍​ ​‍‌‍​ ‌‍‌‍‌‍‌‍‌‍​ ‌‍​‍‌‍​‍​ ‌​​ ‍‌‌‍​‍‌‍‌‍​ ​‌​‍‌‌​ ​‍​ ​‍​‍‌‌​ ‌‌‌​‌​​‍ ‍‌ ​ ‌ ‌‌‌‍​‍‌ ‌​‌‍‍‌‌ ‌​‌‍ ​‌‍‌‌​ ‌‍​‍‌‍​‌‌ ​ ‌‍‌‌‌‌‌‌‌ ​‍‌‍ ​​ ‌‌‍‍​‌ ‌​‌ ‌​‌ ​​‌ ​ ​‍‌‌​ ​ ‌​​‌​‍‌‌​ ​‍‌​‌‍​‍‌‌​ ​‍‌​‌‍‌‍​ ‌‍‍​‌‍‌‌‌‍ ​‌ ​ ‌‍‌‌‌‍​‌‌ ​​‌‍‍‌‌‍‌‌‌ ​‍‌ ​ ​‍ ‍‌ ​ ‌‍​‌‌‍ ‍‌‍‍‌‌ ‌​‌ ‍‌​‍ ‍‌ ​ ‌ ‌​‌ ‌‌‌‍‌​‌‍‍‌‌‍ ​‍‌‍‌‍‍‌‌‍‌​​ ‌​ ‌ ​ ‌‍​ ‍​‌‍​‍​ ‍‌​ ​​‌‍​‍​ ‌​​‍ ‌​ ​‍​ ​‍​ ‍‌​ ‍‌​‍ ‌​ ‌​‌‍​‍​ ​‌​ ​‍​‍ ‌​ ‍‌​ ‌‍‌‍​‌​ ​‌​‍ ‌​ ​​​ ‍‌‌‍​ ​ ‌ ​ ‍​‌‍‌​‌‍​‌‌‍‌‍​ ‍​​ ​​‌‍‌‌‌‍​‍​‍‌‍‌ ‌​‌ ‍‌‌ ​​‌‍‌‌​ ‌‌ ‌‍‌‍‌‌‌‍ ‍‌ ‌‌‌‍‌‌‌‌​ ‌‍ ​‌ ‌‌‌‍‌ ‌‌​​‌‍​‌‌‍‌ ‌‍‌‌​‍‌‍‌ ​​‌‍​‌‌ ‌​‌‍‍​​ ‌‌ ​​‌‍​‌‌‍‌ ‌‍‌‌‌​​‍‌ ‌‌‌‍‍‌‌‍ ​‌‍‌​‌‍‌‌‌ ​‍​‍‌‌​ ‌‌‌​​‍‌‌ ‌‍‍ ‌‍‌‌‌ ‍‌​‍‌‌​ ​ ‌​‌​​‍‌‌​ ​ ‌​‌​​‍‌‌​ ​‍​ ​‍​ ​‍‌‍​ ‌‍‌‍‌‍‌‍‌‍​ ‌‍​‍‌‍​‍​ ‌​​ ‍‌‌‍​‍‌‍‌‍​ ​‌​‍‌‌​ ​‍​ ​‍​‍‌‌​ ‌‌‌​‌​​‍ ‍‌ ​ ‌ ‌‌‌‍​‍‌ ‌​‌‍‍‌‌ ‌​‌‍ ​‌‍‌‌​‍‌‍‌ ​​‌‍‌‌‌ ​‍‌ ​ ‌ ​​‌‍‌‌‌‍​ ‌ ‌​‌‍‍‌‌ ‌‍‌‍‌‌​ ‌‌ ​​‌ ‌‌‌‍​‍‌‍ ​‌‍‍‌‌ ​ ‌‍‍​‌‍‌‌‌‍‌​​‍​‍‌ ‌
Development​​​​‌ ‍ ​‍​‍‌‍ ‌ ​‍‌‍‍‌‌‍‌ ‌‍‍‌‌‍ ‍​‍​‍​ ‍‍​‍​‍‌ ​ ‌‍​‌‌‍ ‍‌‍‍‌‌ ‌​‌ ‍‌​‍ ‍‌‍‍‌‌‍ ​‍​‍​‍ ​​‍​‍‌‍‍​‌ ​‍‌‍‌‌‌‍‌‍​‍​‍​ ‍‍​‍​‍‌‍‍​‌ ‌​‌ ‌​‌ ​​‌ ​ ​ ‍‍​‍ ​‍ ‌‍​ ‌‍‍​‌‍‌‌‌‍ ​‌ ​ ‌‍‌‌‌‍​‌‌ ​​‌‍‍‌‌‍‌‌‌ ​‍‌ ​ ​‍ ‍‌ ​ ‌‍​‌‌‍ ‍‌‍‍‌‌ ‌​‌ ‍‌​‍ ‍‌ ​ ‌ ‌​‌ ‌‌‌‍‌​‌‍‍‌‌‍ ​‍ ‌‍‍‌‌‍ ‍‌ ‌​‌‍‌‌‌‍ ‍‌ ‌​​‍ ‌‍‌‌‌‍‌​‌‍‍‌‌ ‌​​‍ ‌‍ ‌‌‍ ‌‍‌​‌‍‌‌​ ‌‌ ​​‌ ​‍‌‍‌‌‌ ​ ‌‍‌‌‌‍ ‍‌ ‌​‌‍​‌‌ ‌​‌‍‍‌‌‍ ‌‍ ‍​ ‍ ‌‍‍‌‌‍‌​​ ‌​ ‌ ​ ‌‍​ ‍​‌‍​‍​ ‍‌​ ​​‌‍​‍​ ‌​​‍ ‌​ ​‍​ ​‍​ ‍‌​ ‍‌​‍ ‌​ ‌​‌‍​‍​ ​‌​ ​‍​‍ ‌​ ‍‌​ ‌‍‌‍​‌​ ​‌​‍ ‌​ ​​​ ‍‌‌‍​ ​ ‌ ​ ‍​‌‍‌​‌‍​‌‌‍‌‍​ ‍​​ ​​‌‍‌‌‌‍​‍​ ‍ ‌ ‌​‌ ‍‌‌ ​​‌‍‌‌​ ‌‌ ‌‍‌‍‌‌‌‍ ‍‌ ‌‌‌‍‌‌‌‌​ ‌‍ ​‌ ‌‌‌‍‌ ‌‌​​‌‍​‌‌‍‌ ‌‍‌‌​ ‍ ‌ ​​‌‍​‌‌ ‌​‌‍‍​​ ‌‌ ​​‌‍​‌‌‍‌ ‌‍‌‌‌​​‍‌ ‌‌‌‍‍‌‌‍ ​‌‍‌​‌‍‌‌‌ ​‍​‍‌‌​ ‌‌‌​​‍‌‌ ‌‍‍ ‌‍‌‌‌ ‍‌​‍‌‌​ ​ ‌​‌​​‍‌‌​ ​ ‌​‌​​‍‌‌​ ​‍​ ​‍​ ​‍‌‍​ ‌‍‌‍‌‍‌‍‌‍​ ‌‍​‍‌‍​‍​ ‌​​ ‍‌‌‍​‍‌‍‌‍​ ​‌​‍‌‌​ ​‍​ ​‍​‍‌‌​ ‌‌‌​‌​​‍ ‍‌ ‌​‌‍​‌‌‍​‍‌ ​ ​‍‌‌​ ‌‌‌​​‍‌‌ ‌‍‍ ‌‍‌‌‌ ‍‌​‍‌‌​ ​ ‌​‌​​‍‌‌​ ​ ‌​‌​​‍‌‌​ ​‍​ ​‍​ ‍‌​ ‍‌​ ‌​​ ​‌‌‍​ ​ ​ ​ ‍​​ ‌‍‌‍‌‍​ ‌‌‌‍‌​‌‍‌‌​‍‌‌​ ​‍​ ​‍​‍‌‌​ ‌‌‌​‌​​‍ ‍‌ ‌​‌‍‍‌‌ ‌​‌‍ ​‌‍‌‌​ ‌‍​‍‌‍​‌‌ ​ ‌‍‌‌‌‌‌‌‌ ​‍‌‍ ​​ ‌‌‍‍​‌ ‌​‌ ‌​‌ ​​‌ ​ ​‍‌‌​ ​ ‌​​‌​‍‌‌​ ​‍‌​‌‍​‍‌‌​ ​‍‌​‌‍‌‍​ ‌‍‍​‌‍‌‌‌‍ ​‌ ​ ‌‍‌‌‌‍​‌‌ ​​‌‍‍‌‌‍‌‌‌ ​‍‌ ​ ​‍ ‍‌ ​ ‌‍​‌‌‍ ‍‌‍‍‌‌ ‌​‌ ‍‌​‍ ‍‌ ​ ‌ ‌​‌ ‌‌‌‍‌​‌‍‍‌‌‍ ​‍‌‍‌‍‍‌‌‍‌​​ ‌​ ‌ ​ ‌‍​ ‍​‌‍​‍​ ‍‌​ ​​‌‍​‍​ ‌​​‍ ‌​ ​‍​ ​‍​ ‍‌​ ‍‌​‍ ‌​ ‌​‌‍​‍​ ​‌​ ​‍​‍ ‌​ ‍‌​ ‌‍‌‍​‌​ ​‌​‍ ‌​ ​​​ ‍‌‌‍​ ​ ‌ ​ ‍​‌‍‌​‌‍​‌‌‍‌‍​ ‍​​ ​​‌‍‌‌‌‍​‍​‍‌‍‌ ‌​‌ ‍‌‌ ​​‌‍‌‌​ ‌‌ ‌‍‌‍‌‌‌‍ ‍‌ ‌‌‌‍‌‌‌‌​ ‌‍ ​‌ ‌‌‌‍‌ ‌‌​​‌‍​‌‌‍‌ ‌‍‌‌​‍‌‍‌ ​​‌‍​‌‌ ‌​‌‍‍​​ ‌‌ ​​‌‍​‌‌‍‌ ‌‍‌‌‌​​‍‌ ‌‌‌‍‍‌‌‍ ​‌‍‌​‌‍‌‌‌ ​‍​‍‌‌​ ‌‌‌​​‍‌‌ ‌‍‍ ‌‍‌‌‌ ‍‌​‍‌‌​ ​ ‌​‌​​‍‌‌​ ​ ‌​‌​​‍‌‌​ ​‍​ ​‍​ ​‍‌‍​ ‌‍‌‍‌‍‌‍‌‍​ ‌‍​‍‌‍​‍​ ‌​​ ‍‌‌‍​‍‌‍‌‍​ ​‌​‍‌‌​ ​‍​ ​‍​‍‌‌​ ‌‌‌​‌​​‍ ‍‌ ‌​‌‍​‌‌‍​‍‌ ​ ​‍‌‌​ ‌‌‌​​‍‌‌ ‌‍‍ ‌‍‌‌‌ ‍‌​‍‌‌​ ​ ‌​‌​​‍‌‌​ ​ ‌​‌​​‍‌‌​ ​‍​ ​‍​ ‍‌​ ‍‌​ ‌​​ ​‌‌‍​ ​ ​ ​ ‍​​ ‌‍‌‍‌‍​ ‌‌‌‍‌​‌‍‌‌​‍‌‌​ ​‍​ ​‍​‍‌‌​ ‌‌‌​‌​​‍ ‍‌ ‌​‌‍‍‌‌ ‌​‌‍ ​‌‍‌‌​‍‌‍‌ ​​‌‍‌‌‌ ​‍‌ ​ ‌ ​​‌‍‌‌‌‍​ ‌ ‌​‌‍‍‌‌ ‌‍‌‍‌‌​ ‌‌ ​​‌ ‌‌‌‍​‍‌‍ ​‌‍‍‌‌ ​ ‌‍‍​‌‍‌‌‌‍‌​​‍​‍‌ ‌ Pre-Team Academy​​​​‌ ‍ ​‍​‍‌‍ ‌ ​‍‌‍‍‌‌‍‌ ‌‍‍‌‌‍ ‍​‍​‍​ ‍‍​‍​‍‌ ​ ‌‍​‌‌‍ ‍‌‍‍‌‌ ‌​‌ ‍‌​‍ ‍‌‍‍‌‌‍ ​‍​‍​‍ ​​‍​‍‌‍‍​‌ ​‍‌‍‌‌‌‍‌‍​‍​‍​ ‍‍​‍​‍‌‍‍​‌ ‌​‌ ‌​‌ ​​‌ ​ ​ ‍‍​‍ ​‍ ‌‍​ ‌‍‍​‌‍‌‌‌‍ ​‌ ​ ‌‍‌‌‌‍​‌‌ ​​‌‍‍‌‌‍‌‌‌ ​‍‌ ​ ​‍ ‍‌ ​ ‌‍​‌‌‍ ‍‌‍‍‌‌ ‌​‌ ‍‌​‍ ‍‌ ​ ‌ ‌​‌ ‌‌‌‍‌​‌‍‍‌‌‍ ​‍ ‌‍‍‌‌‍ ‍‌ ‌​‌‍‌‌‌‍ ‍‌ ‌​​‍ ‌‍‌‌‌‍‌​‌‍‍‌‌ ‌​​‍ ‌‍ ‌‌‍ ‌‍‌​‌‍‌‌​ ‌‌ ​​‌ ​‍‌‍‌‌‌ ​ ‌‍‌‌‌‍ ‍‌ ‌​‌‍​‌‌ ‌​‌‍‍‌‌‍ ‌‍ ‍​ ‍ ‌‍‍‌‌‍‌​​ ‌​ ‌ ​ ‌‍​ ‍​‌‍​‍​ ‍‌​ ​​‌‍​‍​ ‌​​‍ ‌​ ​‍​ ​‍​ ‍‌​ ‍‌​‍ ‌​ ‌​‌‍​‍​ ​‌​ ​‍​‍ ‌​ ‍‌​ ‌‍‌‍​‌​ ​‌​‍ ‌​ ​​​ ‍‌‌‍​ ​ ‌ ​ ‍​‌‍‌​‌‍​‌‌‍‌‍​ ‍​​ ​​‌‍‌‌‌‍​‍​ ‍ ‌ ‌​‌ ‍‌‌ ​​‌‍‌‌​ ‌‌ ‌‍‌‍‌‌‌‍ ‍‌ ‌‌‌‍‌‌‌‌​ ‌‍ ​‌ ‌‌‌‍‌ ‌‌​​‌‍​‌‌‍‌ ‌‍‌‌​ ‍ ‌ ​​‌‍​‌‌ ‌​‌‍‍​​ ‌‌ ​​‌‍​‌‌‍‌ ‌‍‌‌‌​​‍‌ ‌‌‌‍‍‌‌‍ ​‌‍‌​‌‍‌‌‌ ​‍​‍‌‌​ ‌‌‌​​‍‌‌ ‌‍‍ ‌‍‌‌‌ ‍‌​‍‌‌​ ​ ‌​‌​​‍‌‌​ ​ ‌​‌​​‍‌‌​ ​‍​ ​‍​ ​‍‌‍​ ‌‍‌‍‌‍‌‍‌‍​ ‌‍​‍‌‍​‍​ ‌​​ ‍‌‌‍​‍‌‍‌‍​ ​‌​‍‌‌​ ​‍​ ​‍​‍‌‌​ ‌‌‌​‌​​‍ ‍‌ ‌​‌‍​‌‌‍​‍‌ ​ ​‍‌‌​ ‌‌‌​​‍‌‌ ‌‍‍ ‌‍‌‌‌ ‍‌​‍‌‌​ ​ ‌​‌​​‍‌‌​ ​ ‌​‌​​‍‌‌​ ​‍​ ​‍​ ‌‌​ ‍‌‌‍​‍‌‍​ ​ ‌​​ ‌‌‌‍​‍​ ‌‍‌‍​‍‌‍‌‍​ ‌​​ ‍‌​ ‌‍‌‍​‌​ ‌‍​ ‍‌​ ‌‌‌‍​‌​ ‍​‌‍‌‌‌‍​‌​ ​‌​ ​​​ ‌ ‌‍‌‍​ ‌ ‌‍‌​​ ‍‌​ ​​​ ​ ‌‍​‌​ ‌‌​‍‌‌​ ​‍​ ​‍​‍‌‌​ ‌‌‌​‌​​‍ ‍‌ ‌​‌‍‍‌‌ ‌​‌‍ ​‌‍‌‌​ ‌‍​‍‌‍​‌‌ ​ ‌‍‌‌‌‌‌‌‌ ​‍‌‍ ​​ ‌‌‍‍​‌ ‌​‌ ‌​‌ ​​‌ ​ ​‍‌‌​ ​ ‌​​‌​‍‌‌​ ​‍‌​‌‍​‍‌‌​ ​‍‌​‌‍‌‍​ ‌‍‍​‌‍‌‌‌‍ ​‌ ​ ‌‍‌‌‌‍​‌‌ ​​‌‍‍‌‌‍‌‌‌ ​‍‌ ​ ​‍ ‍‌ ​ ‌‍​‌‌‍ ‍‌‍‍‌‌ ‌​‌ ‍‌​‍ ‍‌ ​ ‌ ‌​‌ ‌‌‌‍‌​‌‍‍‌‌‍ ​‍‌‍‌‍‍‌‌‍‌​​ ‌​ ‌ ​ ‌‍​ ‍​‌‍​‍​ ‍‌​ ​​‌‍​‍​ ‌​​‍ ‌​ ​‍​ ​‍​ ‍‌​ ‍‌​‍ ‌​ ‌​‌‍​‍​ ​‌​ ​‍​‍ ‌​ ‍‌​ ‌‍‌‍​‌​ ​‌​‍ ‌​ ​​​ ‍‌‌‍​ ​ ‌ ​ ‍​‌‍‌​‌‍​‌‌‍‌‍​ ‍​​ ​​‌‍‌‌‌‍​‍​‍‌‍‌ ‌​‌ ‍‌‌ ​​‌‍‌‌​ ‌‌ ‌‍‌‍‌‌‌‍ ‍‌ ‌‌‌‍‌‌‌‌​ ‌‍ ​‌ ‌‌‌‍‌ ‌‌​​‌‍​‌‌‍‌ ‌‍‌‌​‍‌‍‌ ​​‌‍​‌‌ ‌​‌‍‍​​ ‌‌ ​​‌‍​‌‌‍‌ ‌‍‌‌‌​​‍‌ ‌‌‌‍‍‌‌‍ ​‌‍‌​‌‍‌‌‌ ​‍​‍‌‌​ ‌‌‌​​‍‌‌ ‌‍‍ ‌‍‌‌‌ ‍‌​‍‌‌​ ​ ‌​‌​​‍‌‌​ ​ ‌​‌​​‍‌‌​ ​‍​ ​‍​ ​‍‌‍​ ‌‍‌‍‌‍‌‍‌‍​ ‌‍​‍‌‍​‍​ ‌​​ ‍‌‌‍​‍‌‍‌‍​ ​‌​‍‌‌​ ​‍​ ​‍​‍‌‌​ ‌‌‌​‌​​‍ ‍‌ ‌​‌‍​‌‌‍​‍‌ ​ ​‍‌‌​ ‌‌‌​​‍‌‌ ‌‍‍ ‌‍‌‌‌ ‍‌​‍‌‌​ ​ ‌​‌​​‍‌‌​ ​ ‌​‌​​‍‌‌​ ​‍​ ​‍​ ‌‌​ ‍‌‌‍​‍‌‍​ ​ ‌​​ ‌‌‌‍​‍​ ‌‍‌‍​‍‌‍‌‍​ ‌​​ ‍‌​ ‌‍‌‍​‌​ ‌‍​ ‍‌​ ‌‌‌‍​‌​ ‍​‌‍‌‌‌‍​‌​ ​‌​ ​​​ ‌ ‌‍‌‍​ ‌ ‌‍‌​​ ‍‌​ ​​​ ​ ‌‍​‌​ ‌‌​‍‌‌​ ​‍​ ​‍​‍‌‌​ ‌‌‌​‌​​‍ ‍‌ ‌​‌‍‍‌‌ ‌​‌‍ ​‌‍‌‌​‍‌‍‌ ​​‌‍‌‌‌ ​‍‌ ​ ‌ ​​‌‍‌‌‌‍​ ‌ ‌​‌‍‍‌‌ ‌‍‌‍‌‌​ ‌‌ ​​‌ ‌‌‌‍​‍‌‍ ​‌‍‍‌‌ ​ ‌‍‍​‌‍‌‌‌‍‌​​‍​‍‌ ‌ Competitive Travel Team​​​​‌ ‍ ​‍​‍‌‍ ‌ ​‍‌‍‍‌‌‍‌ ‌‍‍‌‌‍ ‍​‍​‍​ ‍‍​‍​‍‌ ​ ‌‍​‌‌‍ ‍‌‍‍‌‌ ‌​‌ ‍‌​‍ ‍‌‍‍‌‌‍ ​‍​‍​‍ ​​‍​‍‌‍‍​‌ ​‍‌‍‌‌‌‍‌‍​‍​‍​ ‍‍​‍​‍‌‍‍​‌ ‌​‌ ‌​‌ ​​‌ ​ ​ ‍‍​‍ ​‍ ‌‍​ ‌‍‍​‌‍‌‌‌‍ ​‌ ​ ‌‍‌‌‌‍​‌‌ ​​‌‍‍‌‌‍‌‌‌ ​‍‌ ​ ​‍ ‍‌ ​ ‌‍​‌‌‍ ‍‌‍‍‌‌ ‌​‌ ‍‌​‍ ‍‌ ​ ‌ ‌​‌ ‌‌‌‍‌​‌‍‍‌‌‍ ​‍ ‌‍‍‌‌‍ ‍‌ ‌​‌‍‌‌‌‍ ‍‌ ‌​​‍ ‌‍‌‌‌‍‌​‌‍‍‌‌ ‌​​‍ ‌‍ ‌‌‍ ‌‍‌​‌‍‌‌​ ‌‌ ​​‌ ​‍‌‍‌‌‌ ​ ‌‍‌‌‌‍ ‍‌ ‌​‌‍​‌‌ ‌​‌‍‍‌‌‍ ‌‍ ‍​ ‍ ‌‍‍‌‌‍‌​​ ‌​ ‌ ​ ‌‍​ ‍​‌‍​‍​ ‍‌​ ​​‌‍​‍​ ‌​​‍ ‌​ ​‍​ ​‍​ ‍‌​ ‍‌​‍ ‌​ ‌​‌‍​‍​ ​‌​ ​‍​‍ ‌​ ‍‌​ ‌‍‌‍​‌​ ​‌​‍ ‌​ ​​​ ‍‌‌‍​ ​ ‌ ​ ‍​‌‍‌​‌‍​‌‌‍‌‍​ ‍​​ ​​‌‍‌‌‌‍​‍​ ‍ ‌ ‌​‌ ‍‌‌ ​​‌‍‌‌​ ‌‌ ‌‍‌‍‌‌‌‍ ‍‌ ‌‌‌‍‌‌‌‌​ ‌‍ ​‌ ‌‌‌‍‌ ‌‌​​‌‍​‌‌‍‌ ‌‍‌‌​ ‍ ‌ ​​‌‍​‌‌ ‌​‌‍‍​​ ‌‌ ​​‌‍​‌‌‍‌ ‌‍‌‌‌​​‍‌ ‌‌‌‍‍‌‌‍ ​‌‍‌​‌‍‌‌‌ ​‍​‍‌‌​ ‌‌‌​​‍‌‌ ‌‍‍ ‌‍‌‌‌ ‍‌​‍‌‌​ ​ ‌​‌​​‍‌‌​ ​ ‌​‌​​‍‌‌​ ​‍​ ​‍​ ​‍‌‍​ ‌‍‌‍‌‍‌‍‌‍​ ‌‍​‍‌‍​‍​ ‌​​ ‍‌‌‍​‍‌‍‌‍​ ​‌​‍‌‌​ ​‍​ ​‍​‍‌‌​ ‌‌‌​‌​​‍ ‍‌ ‌​‌‍​‌‌‍​‍‌ ​ ​‍‌‌​ ‌‌‌​​‍‌‌ ‌‍‍ ‌‍‌‌‌ ‍‌​‍‌‌​ ​ ‌​‌​​‍‌‌​ ​ ‌​‌​​‍‌‌​ ​‍​ ​‍​ ‍​‌‍​‍​ ​ ‌‍​‌‌‍‌‌‌‍‌​​ ‍‌‌‍‌‍​ ‍‌​ ‍​‌‍​‍​ ‌​​‍‌‌​ ​‍​ ​‍​‍‌‌​ ‌‌‌​‌​​‍ ‍‌ ‌​‌‍‍‌‌ ‌​‌‍ ​‌‍‌‌​ ‌‍​‍‌‍​‌‌ ​ ‌‍‌‌‌‌‌‌‌ ​‍‌‍ ​​ ‌‌‍‍​‌ ‌​‌ ‌​‌ ​​‌ ​ ​‍‌‌​ ​ ‌​​‌​‍‌‌​ ​‍‌​‌‍​‍‌‌​ ​‍‌​‌‍‌‍​ ‌‍‍​‌‍‌‌‌‍ ​‌ ​ ‌‍‌‌‌‍​‌‌ ​​‌‍‍‌‌‍‌‌‌ ​‍‌ ​ ​‍ ‍‌ ​ ‌‍​‌‌‍ ‍‌‍‍‌‌ ‌​‌ ‍‌​‍ ‍‌ ​ ‌ ‌​‌ ‌‌‌‍‌​‌‍‍‌‌‍ ​‍‌‍‌‍‍‌‌‍‌​​ ‌​ ‌ ​ ‌‍​ ‍​‌‍​‍​ ‍‌​ ​​‌‍​‍​ ‌​​‍ ‌​ ​‍​ ​‍​ ‍‌​ ‍‌​‍ ‌​ ‌​‌‍​‍​ ​‌​ ​‍​‍ ‌​ ‍‌​ ‌‍‌‍​‌​ ​‌​‍ ‌​ ​​​ ‍‌‌‍​ ​ ‌ ​ ‍​‌‍‌​‌‍​‌‌‍‌‍​ ‍​​ ​​‌‍‌‌‌‍​‍​‍‌‍‌ ‌​‌ ‍‌‌ ​​‌‍‌‌​ ‌‌ ‌‍‌‍‌‌‌‍ ‍‌ ‌‌‌‍‌‌‌‌​ ‌‍ ​‌ ‌‌‌‍‌ ‌‌​​‌‍​‌‌‍‌ ‌‍‌‌​‍‌‍‌ ​​‌‍​‌‌ ‌​‌‍‍​​ ‌‌ ​​‌‍​‌‌‍‌ ‌‍‌‌‌​​‍‌ ‌‌‌‍‍‌‌‍ ​‌‍‌​‌‍‌‌‌ ​‍​‍‌‌​ ‌‌‌​​‍‌‌ ‌‍‍ ‌‍‌‌‌ ‍‌​‍‌‌​ ​ ‌​‌​​‍‌‌​ ​ ‌​‌​​‍‌‌​ ​‍​ ​‍​ ​‍‌‍​ ‌‍‌‍‌‍‌‍‌‍​ ‌‍​‍‌‍​‍​ ‌​​ ‍‌‌‍​‍‌‍‌‍​ ​‌​‍‌‌​ ​‍​ ​‍​‍‌‌​ ‌‌‌​‌​​‍ ‍‌ ‌​‌‍​‌‌‍​‍‌ ​ ​‍‌‌​ ‌‌‌​​‍‌‌ ‌‍‍ ‌‍‌‌‌ ‍‌​‍‌‌​ ​ ‌​‌​​‍‌‌​ ​ ‌​‌​​‍‌‌​ ​‍​ ​‍​ ‍​‌‍​‍​ ​ ‌‍​‌‌‍‌‌‌‍‌​​ ‍‌‌‍‌‍​ ‍‌​ ‍​‌‍​‍​ ‌​​‍‌‌​ ​‍​ ​‍​‍‌‌​ ‌‌‌​‌​​‍ ‍‌ ‌​‌‍‍‌‌ ‌​‌‍ ​‌‍‌‌​‍‌‍‌ ​​‌‍‌‌‌ ​‍‌ ​ ‌ ​​‌‍‌‌‌‍​ ‌ ‌​‌‍‍‌‌ ‌‍‌‍‌‌​ ‌‌ ​​‌ ‌‌‌‍​‍‌‍ ​‌‍‍‌‌ ​ ‌‍‍​‌‍‌‌‌‍‌​​‍​‍‌ ‌